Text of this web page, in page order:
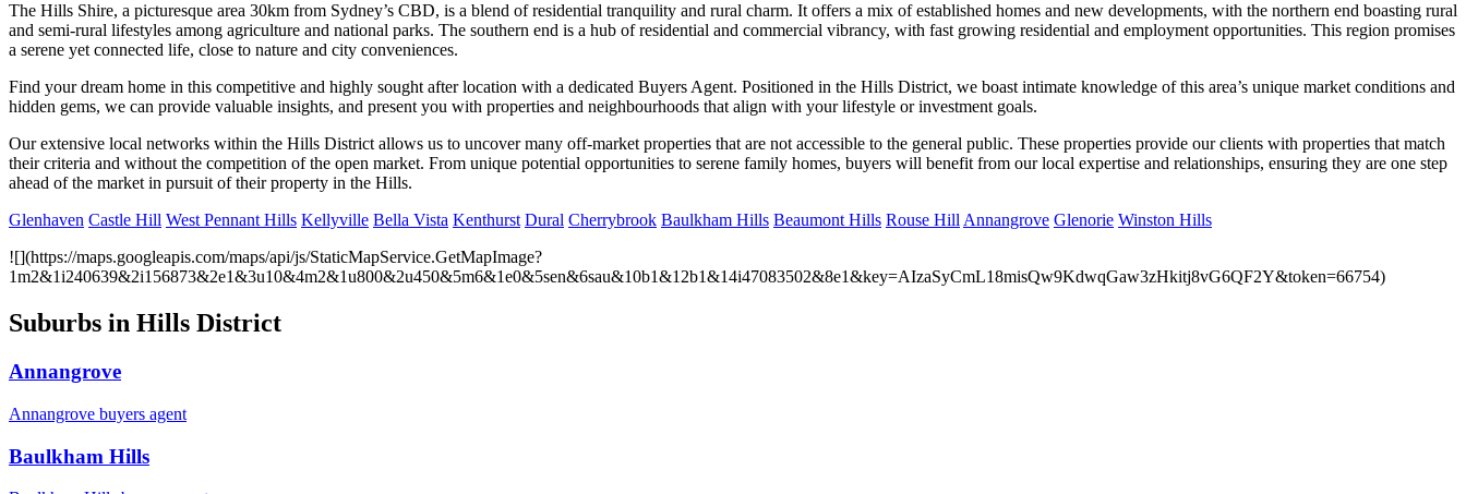
The Hills Shire, a picturesque area 30km from Sydney’s CBD, is a blend of residential tranquility and rural charm. It offers a mix of established homes and new developments, with the northern end boasting rural
and semi-rural lifestyles among agriculture and national parks. The southern end is a hub of residential and commercial vibrancy, with fast growing residential and employment opportunities. This region promises
a serene yet connected life, close to nature and city conveniences.​​​​‌ ‍ ​‍​‍‌‍ ‌ ​‍‌‍‍‌‌‍‌ ‌‍‍‌‌‍ ‍​‍​‍​ ‍‍​‍​‍‌ ​ ‌‍​‌‌‍ ‍‌‍‍‌‌ ‌​‌ ‍‌​‍ ‍‌‍‍‌‌‍ ​‍​‍​‍ ​​‍​‍‌‍‍​‌ ​‍‌‍‌‌‌‍‌‍​‍​‍​ ‍‍​‍​‍‌‍‍​‌ ‌​‌ ‌​‌ ​​‌ ​ ​ ‍‍​‍ ​‍ ‌‍​‍‌‍‌‍‌ ​​​‍ ‌‌ ​​‌ ​‍‌‍ ‌ ​​‌‍‌‌‌ ​‍‌ ‌​‌ ‍‌​‍ ‌‌‍‌ ‌ ​‍‌‍ ‌ ‌‌‌ ​​​‍ ‍‌ ‌‍‌‍‌‌‌ ​‍‌‍​ ‌‍‌‌‌‍ ​​‍ ‍‌‍​‌‌ ​​‌ ​​​‍ ‌ ​ ‌ ‌​‌ ‌‌‌‍‌​‌‍‍‌‌‍ ​‍ ‌‍‍‌‌‍ ‍‌ ‌​‌‍‌‌‌‍ ‍‌ ‌​​‍ ‌‍‌‌‌‍‌​‌‍‍‌‌ ‌​​‍ ‌‍ ‌‌‍ ‌‍‌​‌‍‌‌​ ‌‌ ​​‌ ​‍‌‍‌‌‌ ​ ‌‍‌‌‌‍ ‍‌ ‌​‌‍​‌‌ ‌​‌‍‍‌‌‍ ‌‍ ‍​ ‍ ‌‍‍‌‌‍‌​​ ‌‌‍ ​‌‍ ‌‍​ ​‍ ‌‌‍‍​‌‍‍‌‌‍ ​‌‍ ​‌ ​ ​ ‍ ‌ ‌​‌ ‍‌‌ ​​‌‍‌‌​ ‌‌‍ ​‌‍ ‌‍​ ‌‍​‌‌ ‌​‌‍‍‌‌‍ ‌‍ ‍​ ‍ ‌ ​​‌‍​‌‌ ‌​‌‍‍​​ ‌‌‍​‍‌‍ ‌‍‌​‌ ‍‌​‍‌‌​ ‌‌‌​​‍‌‌ ‌‍‍ ‌‍‌‌‌ ‍‌​‍‌‌​ ​ ‌​‌​​‍‌‌​ ​ ‌​‌​​‍‌‌​ ​‍​ ​‍‌‍ ​‌‍ ‌‍​ ​‍ ‌‌‍‍​‌‍‍‌‌‍ ​‌‍ ​‌ ​ ​‍ ‌​ ​‍​‍‌‌​ ​‍​ ​‍​‍‌‌​ ‌‌‌​‌​​‍ ‍‌‍​ ‌‍‍​‌‍‍‌‌‍ ​‌‍‌​‌ ​‍‌‍‌‌‌‍ ‍​‍‌‌​ ‌‌‌​​‍‌‌ ‌‍‍ ‌‍‌‌‌ ‍‌​‍‌‌​ ​ ‌​‌​​‍‌‌​ ​ ‌​‌​​‍‌‌​ ​‍​ ​‍‌‍ ​‌‍ ‌‍​ ​‍ ‌‌‍‍​‌‍‍‌‌‍ ​‌‍ ​‌ ​ ​‍ ‌​ ​ ​‍‌‌​ ​‍​ ​‍​‍‌‌​ ‌‌‌​‌​​‍ ‍‌ ‌​‌‍‌‌‌ ‍​‌ ‌​​ ‌‍​‍‌‍​‌‌ ​ ‌‍‌‌‌‌‌‌‌ ​‍‌‍ ​​ ‌‌‍‍​‌ ‌​‌ ‌​‌ ​​‌ ​ ​‍‌‌​ ​ ‌​​‌​‍‌‌​ ​‍‌​‌‍​‍‌‌​ ​‍‌​‌‍‌‍​‍‌‍‌‍‌ ​​​‍ ‌‌ ​​‌ ​‍‌‍ ‌ ​​‌‍‌‌‌ ​‍‌ ‌​‌ ‍‌​‍ ‌‌‍‌ ‌ ​‍‌‍ ‌ ‌‌‌ ​​​‍ ‍‌ ‌‍‌‍‌‌‌ ​‍‌‍​ ‌‍‌‌‌‍ ​​‍ ‍‌‍​‌‌ ​​‌ ​​​‍‌‌​ ​‍‌​‌‍‌ ​ ‌ ‌​‌ ‌‌‌‍‌​‌‍‍‌‌‍ ​‍‌‍‌‍‍‌‌‍‌​​ ‌‌‍ ​‌‍ ‌‍​ ​‍ ‌‌‍‍​‌‍‍‌‌‍ ​‌‍ ​‌ ​ ​‍‌‍‌ ‌​‌ ‍‌‌ ​​‌‍‌‌​ ‌‌‍ ​‌‍ ‌‍​ ‌‍​‌‌ ‌​‌‍‍‌‌‍ ‌‍ ‍​‍‌‍‌ ​​‌‍​‌‌ ‌​‌‍‍​​ ‌‌‍​‍‌‍ ‌‍‌​‌ ‍‌​‍‌‌​ ‌‌‌​​‍‌‌ ‌‍‍ ‌‍‌‌‌ ‍‌​‍‌‌​ ​ ‌​‌​​‍‌‌​ ​ ‌​‌​​‍‌‌​ ​‍​ ​‍‌‍ ​‌‍ ‌‍​ ​‍ ‌‌‍‍​‌‍‍‌‌‍ ​‌‍ ​‌ ​ ​‍ ‌​ ​‍​‍‌‌​ ​‍​ ​‍​‍‌‌​ ‌‌‌​‌​​‍ ‍‌‍​ ‌‍‍​‌‍‍‌‌‍ ​‌‍‌​‌ ​‍‌‍‌‌‌‍ ‍​‍‌‌​ ‌‌‌​​‍‌‌ ‌‍‍ ‌‍‌‌‌ ‍‌​‍‌‌​ ​ ‌​‌​​‍‌‌​ ​ ‌​‌​​‍‌‌​ ​‍​ ​‍‌‍ ​‌‍ ‌‍​ ​‍ ‌‌‍‍​‌‍‍‌‌‍ ​‌‍ ​‌ ​ ​‍ ‌​ ​ ​‍‌‌​ ​‍​ ​‍​‍‌‌​ ‌‌‌​‌​​‍ ‍‌ ‌​‌‍‌‌‌ ‍​‌ ‌​​‍‌‍‌ ​​‌‍‌‌‌ ​‍‌ ​ ‌ ​​‌‍‌‌‌‍​ ‌ ‌​‌‍‍‌‌ ‌‍‌‍‌‌​ ‌‌ ​​‌ ‌‌‌‍​‍‌‍ ​‌‍‍‌‌ ​ ‌‍‍​‌‍‌‌‌‍‌​​‍​‍‌ ‌
Find your dream home in this competitive and highly sought after location with a dedicated Buyers Agent. Positioned in the Hills District, we boast intimate knowledge of this area’s unique market conditions and
hidden gems, we can provide valuable insights, and present you with properties and neighbourhoods that align with your lifestyle or investment goals.​​​​‌ ‍ ​‍​‍‌‍ ‌ ​‍‌‍‍‌‌‍‌ ‌‍‍‌‌‍ ‍​‍​‍​ ‍‍​‍​‍‌ ​ ‌‍​‌‌‍ ‍‌‍‍‌‌ ‌​‌ ‍‌​‍ ‍‌‍‍‌‌‍ ​‍​‍​‍ ​​‍​‍‌‍‍​‌ ​‍‌‍‌‌‌‍‌‍​‍​‍​ ‍‍​‍​‍‌‍‍​‌ ‌​‌ ‌​‌ ​​‌ ​ ​ ‍‍​‍ ​‍ ‌‍​‍‌‍‌‍‌ ​​​‍ ‌‌ ​​‌ ​‍‌‍ ‌ ​​‌‍‌‌‌ ​‍‌ ‌​‌ ‍‌​‍ ‌‌‍‌ ‌ ​‍‌‍ ‌ ‌‌‌ ​​​‍ ‍‌ ‌‍‌‍‌‌‌ ​‍‌‍​ ‌‍‌‌‌‍ ​​‍ ‍‌‍​‌‌ ​​‌ ​​​‍ ‌ ​ ‌ ‌​‌ ‌‌‌‍‌​‌‍‍‌‌‍ ​‍ ‌‍‍‌‌‍ ‍‌ ‌​‌‍‌‌‌‍ ‍‌ ‌​​‍ ‌‍‌‌‌‍‌​‌‍‍‌‌ ‌​​‍ ‌‍ ‌‌‍ ‌‍‌​‌‍‌‌​ ‌‌ ​​‌ ​‍‌‍‌‌‌ ​ ‌‍‌‌‌‍ ‍‌ ‌​‌‍​‌‌ ‌​‌‍‍‌‌‍ ‌‍ ‍​ ‍ ‌‍‍‌‌‍‌​​ ‌‌‍ ​‌‍ ‌‍​ ​‍ ‌‌‍‍​‌‍‍‌‌‍ ​‌‍ ​‌ ​ ​ ‍ ‌ ‌​‌ ‍‌‌ ​​‌‍‌‌​ ‌‌‍ ​‌‍ ‌‍​ ‌‍​‌‌ ‌​‌‍‍‌‌‍ ‌‍ ‍​ ‍ ‌ ​​‌‍​‌‌ ‌​‌‍‍​​ ‌‌‍​‍‌‍ ‌‍‌​‌ ‍‌​‍‌‌​ ‌‌‌​​‍‌‌ ‌‍‍ ‌‍‌‌‌ ‍‌​‍‌‌​ ​ ‌​‌​​‍‌‌​ ​ ‌​‌​​‍‌‌​ ​‍​ ​‍‌‍ ​‌‍ ‌‍​ ​‍ ‌‌‍‍​‌‍‍‌‌‍ ​‌‍ ​‌ ​ ​‍ ‌​ ‌​​‍‌‌​ ​‍​ ​‍​‍‌‌​ ‌‌‌​‌​​‍ ‍‌‍​ ‌‍‍​‌‍‍‌‌‍ ​‌‍‌​‌ ​‍‌‍‌‌‌‍ ‍​‍‌‌​ ‌‌‌​​‍‌‌ ‌‍‍ ‌‍‌‌‌ ‍‌​‍‌‌​ ​ ‌​‌​​‍‌‌​ ​ ‌​‌​​‍‌‌​ ​‍​ ​‍‌‍ ​‌‍ ‌‍​ ​‍ ‌‌‍‍​‌‍‍‌‌‍ ​‌‍ ​‌ ​ ​‍ ‌​ ‌‌​‍‌‌​ ​‍​ ​‍​‍‌‌​ ‌‌‌​‌​​‍ ‍‌ ‌​‌‍‌‌‌ ‍​‌ ‌​​ ‌‍​‍‌‍​‌‌ ​ ‌‍‌‌‌‌‌‌‌ ​‍‌‍ ​​ ‌‌‍‍​‌ ‌​‌ ‌​‌ ​​‌ ​ ​‍‌‌​ ​ ‌​​‌​‍‌‌​ ​‍‌​‌‍​‍‌‌​ ​‍‌​‌‍‌‍​‍‌‍‌‍‌ ​​​‍ ‌‌ ​​‌ ​‍‌‍ ‌ ​​‌‍‌‌‌ ​‍‌ ‌​‌ ‍‌​‍ ‌‌‍‌ ‌ ​‍‌‍ ‌ ‌‌‌ ​​​‍ ‍‌ ‌‍‌‍‌‌‌ ​‍‌‍​ ‌‍‌‌‌‍ ​​‍ ‍‌‍​‌‌ ​​‌ ​​​‍‌‌​ ​‍‌​‌‍‌ ​ ‌ ‌​‌ ‌‌‌‍‌​‌‍‍‌‌‍ ​‍‌‍‌‍‍‌‌‍‌​​ ‌‌‍ ​‌‍ ‌‍​ ​‍ ‌‌‍‍​‌‍‍‌‌‍ ​‌‍ ​‌ ​ ​‍‌‍‌ ‌​‌ ‍‌‌ ​​‌‍‌‌​ ‌‌‍ ​‌‍ ‌‍​ ‌‍​‌‌ ‌​‌‍‍‌‌‍ ‌‍ ‍​‍‌‍‌ ​​‌‍​‌‌ ‌​‌‍‍​​ ‌‌‍​‍‌‍ ‌‍‌​‌ ‍‌​‍‌‌​ ‌‌‌​​‍‌‌ ‌‍‍ ‌‍‌‌‌ ‍‌​‍‌‌​ ​ ‌​‌​​‍‌‌​ ​ ‌​‌​​‍‌‌​ ​‍​ ​‍‌‍ ​‌‍ ‌‍​ ​‍ ‌‌‍‍​‌‍‍‌‌‍ ​‌‍ ​‌ ​ ​‍ ‌​ ‌​​‍‌‌​ ​‍​ ​‍​‍‌‌​ ‌‌‌​‌​​‍ ‍‌‍​ ‌‍‍​‌‍‍‌‌‍ ​‌‍‌​‌ ​‍‌‍‌‌‌‍ ‍​‍‌‌​ ‌‌‌​​‍‌‌ ‌‍‍ ‌‍‌‌‌ ‍‌​‍‌‌​ ​ ‌​‌​​‍‌‌​ ​ ‌​‌​​‍‌‌​ ​‍​ ​‍‌‍ ​‌‍ ‌‍​ ​‍ ‌‌‍‍​‌‍‍‌‌‍ ​‌‍ ​‌ ​ ​‍ ‌​ ‌‌​‍‌‌​ ​‍​ ​‍​‍‌‌​ ‌‌‌​‌​​‍ ‍‌ ‌​‌‍‌‌‌ ‍​‌ ‌​​‍‌‍‌ ​​‌‍‌‌‌ ​‍‌ ​ ‌ ​​‌‍‌‌‌‍​ ‌ ‌​‌‍‍‌‌ ‌‍‌‍‌‌​ ‌‌ ​​‌ ‌‌‌‍​‍‌‍ ​‌‍‍‌‌ ​ ‌‍‍​‌‍‌‌‌‍‌​​‍​‍‌ ‌
Our extensive local networks within the Hills District allows us to uncover many off-market properties that are not accessible to the general public. These properties provide our clients with properties that match
their criteria and without the competition of the open market. From unique potential opportunities to serene family homes, buyers will benefit from our local expertise and relationships, ensuring they are one step
ahead of the market in pursuit of their property in the Hills.​​​​‌ ‍ ​‍​‍‌‍ ‌ ​‍‌‍‍‌‌‍‌ ‌‍‍‌‌‍ ‍​‍​‍​ ‍‍​‍​‍‌ ​ ‌‍​‌‌‍ ‍‌‍‍‌‌ ‌​‌ ‍‌​‍ ‍‌‍‍‌‌‍ ​‍​‍​‍ ​​‍​‍‌‍‍​‌ ​‍‌‍‌‌‌‍‌‍​‍​‍​ ‍‍​‍​‍‌‍‍​‌ ‌​‌ ‌​‌ ​​‌ ​ ​ ‍‍​‍ ​‍ ‌‍​‍‌‍‌‍‌ ​​​‍ ‌‌ ​​‌ ​‍‌‍ ‌ ​​‌‍‌‌‌ ​‍‌ ‌​‌ ‍‌​‍ ‌‌‍‌ ‌ ​‍‌‍ ‌ ‌‌‌ ​​​‍ ‍‌ ‌‍‌‍‌‌‌ ​‍‌‍​ ‌‍‌‌‌‍ ​​‍ ‍‌‍​‌‌ ​​‌ ​​​‍ ‌ ​ ‌ ‌​‌ ‌‌‌‍‌​‌‍‍‌‌‍ ​‍ ‌‍‍‌‌‍ ‍‌ ‌​‌‍‌‌‌‍ ‍‌ ‌​​‍ ‌‍‌‌‌‍‌​‌‍‍‌‌ ‌​​‍ ‌‍ ‌‌‍ ‌‍‌​‌‍‌‌​ ‌‌ ​​‌ ​‍‌‍‌‌‌ ​ ‌‍‌‌‌‍ ‍‌ ‌​‌‍​‌‌ ‌​‌‍‍‌‌‍ ‌‍ ‍​ ‍ ‌‍‍‌‌‍‌​​ ‌‌‍ ​‌‍ ‌‍​ ​‍ ‌‌‍‍​‌‍‍‌‌‍ ​‌‍ ​‌ ​ ​ ‍ ‌ ‌​‌ ‍‌‌ ​​‌‍‌‌​ ‌‌‍ ​‌‍ ‌‍​ ‌‍​‌‌ ‌​‌‍‍‌‌‍ ‌‍ ‍​ ‍ ‌ ​​‌‍​‌‌ ‌​‌‍‍​​ ‌‌‍​‍‌‍ ‌‍‌​‌ ‍‌​‍‌‌​ ‌‌‌​​‍‌‌ ‌‍‍ ‌‍‌‌‌ ‍‌​‍‌‌​ ​ ‌​‌​​‍‌‌​ ​ ‌​‌​​‍‌‌​ ​‍​ ​‍‌‍ ​‌‍ ‌‍​ ​‍ ‌‌‍‍​‌‍‍‌‌‍ ​‌‍ ​‌ ​ ​‍ ‌​ ‌‍​‍‌‌​ ​‍​ ​‍​‍‌‌​ ‌‌‌​‌​​‍ ‍‌‍​ ‌‍‍​‌‍‍‌‌‍ ​‌‍‌​‌ ​‍‌‍‌‌‌‍ ‍​‍‌‌​ ‌‌‌​​‍‌‌ ‌‍‍ ‌‍‌‌‌ ‍‌​‍‌‌​ ​ ‌​‌​​‍‌‌​ ​ ‌​‌​​‍‌‌​ ​‍​ ​‍‌‍ ​‌‍ ‌‍​ ​‍ ‌‌‍‍​‌‍‍‌‌‍ ​‌‍ ​‌ ​ ​‍ ‌​ ‌ ​‍‌‌​ ​‍​ ​‍​‍‌‌​ ‌‌‌​‌​​‍ ‍‌ ‌​‌‍‌‌‌ ‍​‌ ‌​​ ‌‍​‍‌‍​‌‌ ​ ‌‍‌‌‌‌‌‌‌ ​‍‌‍ ​​ ‌‌‍‍​‌ ‌​‌ ‌​‌ ​​‌ ​ ​‍‌‌​ ​ ‌​​‌​‍‌‌​ ​‍‌​‌‍​‍‌‌​ ​‍‌​‌‍‌‍​‍‌‍‌‍‌ ​​​‍ ‌‌ ​​‌ ​‍‌‍ ‌ ​​‌‍‌‌‌ ​‍‌ ‌​‌ ‍‌​‍ ‌‌‍‌ ‌ ​‍‌‍ ‌ ‌‌‌ ​​​‍ ‍‌ ‌‍‌‍‌‌‌ ​‍‌‍​ ‌‍‌‌‌‍ ​​‍ ‍‌‍​‌‌ ​​‌ ​​​‍‌‌​ ​‍‌​‌‍‌ ​ ‌ ‌​‌ ‌‌‌‍‌​‌‍‍‌‌‍ ​‍‌‍‌‍‍‌‌‍‌​​ ‌‌‍ ​‌‍ ‌‍​ ​‍ ‌‌‍‍​‌‍‍‌‌‍ ​‌‍ ​‌ ​ ​‍‌‍‌ ‌​‌ ‍‌‌ ​​‌‍‌‌​ ‌‌‍ ​‌‍ ‌‍​ ‌‍​‌‌ ‌​‌‍‍‌‌‍ ‌‍ ‍​‍‌‍‌ ​​‌‍​‌‌ ‌​‌‍‍​​ ‌‌‍​‍‌‍ ‌‍‌​‌ ‍‌​‍‌‌​ ‌‌‌​​‍‌‌ ‌‍‍ ‌‍‌‌‌ ‍‌​‍‌‌​ ​ ‌​‌​​‍‌‌​ ​ ‌​‌​​‍‌‌​ ​‍​ ​‍‌‍ ​‌‍ ‌‍​ ​‍ ‌‌‍‍​‌‍‍‌‌‍ ​‌‍ ​‌ ​ ​‍ ‌​ ‌‍​‍‌‌​ ​‍​ ​‍​‍‌‌​ ‌‌‌​‌​​‍ ‍‌‍​ ‌‍‍​‌‍‍‌‌‍ ​‌‍‌​‌ ​‍‌‍‌‌‌‍ ‍​‍‌‌​ ‌‌‌​​‍‌‌ ‌‍‍ ‌‍‌‌‌ ‍‌​‍‌‌​ ​ ‌​‌​​‍‌‌​ ​ ‌​‌​​‍‌‌​ ​‍​ ​‍‌‍ ​‌‍ ‌‍​ ​‍ ‌‌‍‍​‌‍‍‌‌‍ ​‌‍ ​‌ ​ ​‍ ‌​ ‌ ​‍‌‌​ ​‍​ ​‍​‍‌‌​ ‌‌‌​‌​​‍ ‍‌ ‌​‌‍‌‌‌ ‍​‌ ‌​​‍‌‍‌ ​​‌‍‌‌‌ ​‍‌ ​ ‌ ​​‌‍‌‌‌‍​ ‌ ‌​‌‍‍‌‌ ‌‍‌‍‌‌​ ‌‌ ​​‌ ‌‌‌‍​‍‌‍ ​‌‍‍‌‌ ​ ‌‍‍​‌‍‌‌‌‍‌​​‍​‍‌ ‌
Glenhaven​​​​‌ ‍ ​‍​‍‌‍ ‌ ​‍‌‍‍‌‌‍‌ ‌‍‍‌‌‍ ‍​‍​‍​ ‍‍​‍​‍‌ ​ ‌‍​‌‌‍ ‍‌‍‍‌‌ ‌​‌ ‍‌​‍ ‍‌‍‍‌‌‍ ​‍​‍​‍ ​​‍​‍‌‍‍​‌ ​‍‌‍‌‌‌‍‌‍​‍​‍​ ‍‍​‍​‍‌‍‍​‌ ‌​‌ ‌​‌ ​​‌ ​ ​ ‍‍​‍ ​‍ ‌‍​‍‌‍‌‍‌ ​​​‍ ‌‌ ​​‌ ​‍‌‍ ‌ ​​‌‍‌‌‌ ​‍‌ ‌​‌ ‍‌​‍ ‌‌‍‌ ‌ ​‍‌‍ ‌ ‌‌‌ ​​​‍ ‍‌ ‌‍‌‍‌‌‌ ​‍‌‍​ ‌‍‌‌‌‍ ​​‍ ‍‌‍​‌‌ ​​‌ ​​​‍ ‌ ​ ‌ ‌​‌ ‌‌‌‍‌​‌‍‍‌‌‍ ​‍ ‌‍‍‌‌‍ ‍‌ ‌​‌‍‌‌‌‍ ‍‌ ‌​​‍ ‌‍‌‌‌‍‌​‌‍‍‌‌ ‌​​‍ ‌‍ ‌‌‍ ‌‍‌​‌‍‌‌​ ‌‌ ​​‌ ​‍‌‍‌‌‌ ​ ‌‍‌‌‌‍ ‍‌ ‌​‌‍​‌‌ ‌​‌‍‍‌‌‍ ‌‍ ‍​ ‍ ‌‍‍‌‌‍‌​​ ‌‌‍ ​‌‍ ‌‍​ ​‍ ‌‌‍‍​‌‍‍‌‌‍ ​‌‍ ​‌ ​ ​ ‍ ‌ ‌​‌ ‍‌‌ ​​‌‍‌‌​ ‌‌‍ ​‌‍ ‌‍​ ‌‍​‌‌ ‌​‌‍‍‌‌‍ ‌‍ ‍​ ‍ ‌ ​​‌‍​‌‌ ‌​‌‍‍​​ ‌‌‍​‍‌‍ ‌‍‌​‌ ‍‌​‍‌‌​ ‌‌‌​​‍‌‌ ‌‍‍ ‌‍‌‌‌ ‍‌​‍‌‌​ ​ ‌​‌​​‍‌‌​ ​ ‌​‌​​‍‌‌​ ​‍​ ​‍‌‍ ​‌‍ ‌‍​ ​‍ ‌‌‍‍​‌‍‍‌‌‍ ​‌‍ ​‌ ​ ​‍ ‌​ ‍​​‍‌‌​ ​‍​ ​‍​‍‌‌​ ‌‌‌​‌​​‍ ‍‌‍​ ‌‍‍​‌‍‍‌‌‍ ​‌‍‌​‌ ​‍‌‍‌‌‌‍ ‍​‍‌‌​ ‌‌‌​​‍‌‌ ‌‍‍ ‌‍‌‌‌ ‍‌​‍‌‌​ ​ ‌​‌​​‍‌‌​ ​ ‌​‌​​‍‌‌​ ​‍​ ​‍‌‍ ​‌‍ ‌‍​ ​‍ ‌‌‍‍​‌‍‍‌‌‍ ​‌‍ ​‌ ​ ​‍ ‌‌‍​‌​‍‌‌​ ​‍​ ​‍​‍‌‌​ ‌‌‌​‌​​‍ ‍‌ ‌​‌‍‌‌‌ ‍​‌ ‌​​ ‌‍​‍‌‍​‌‌ ​ ‌‍‌‌‌‌‌‌‌ ​‍‌‍ ​​ ‌‌‍‍​‌ ‌​‌ ‌​‌ ​​‌ ​ ​‍‌‌​ ​ ‌​​‌​‍‌‌​ ​‍‌​‌‍​‍‌‌​ ​‍‌​‌‍‌‍​‍‌‍‌‍‌ ​​​‍ ‌‌ ​​‌ ​‍‌‍ ‌ ​​‌‍‌‌‌ ​‍‌ ‌​‌ ‍‌​‍ ‌‌‍‌ ‌ ​‍‌‍ ‌ ‌‌‌ ​​​‍ ‍‌ ‌‍‌‍‌‌‌ ​‍‌‍​ ‌‍‌‌‌‍ ​​‍ ‍‌‍​‌‌ ​​‌ ​​​‍‌‌​ ​‍‌​‌‍‌ ​ ‌ ‌​‌ ‌‌‌‍‌​‌‍‍‌‌‍ ​‍‌‍‌‍‍‌‌‍‌​​ ‌‌‍ ​‌‍ ‌‍​ ​‍ ‌‌‍‍​‌‍‍‌‌‍ ​‌‍ ​‌ ​ ​‍‌‍‌ ‌​‌ ‍‌‌ ​​‌‍‌‌​ ‌‌‍ ​‌‍ ‌‍​ ‌‍​‌‌ ‌​‌‍‍‌‌‍ ‌‍ ‍​‍‌‍‌ ​​‌‍​‌‌ ‌​‌‍‍​​ ‌‌‍​‍‌‍ ‌‍‌​‌ ‍‌​‍‌‌​ ‌‌‌​​‍‌‌ ‌‍‍ ‌‍‌‌‌ ‍‌​‍‌‌​ ​ ‌​‌​​‍‌‌​ ​ ‌​‌​​‍‌‌​ ​‍​ ​‍‌‍ ​‌‍ ‌‍​ ​‍ ‌‌‍‍​‌‍‍‌‌‍ ​‌‍ ​‌ ​ ​‍ ‌​ ‍​​‍‌‌​ ​‍​ ​‍​‍‌‌​ ‌‌‌​‌​​‍ ‍‌‍​ ‌‍‍​‌‍‍‌‌‍ ​‌‍‌​‌ ​‍‌‍‌‌‌‍ ‍​‍‌‌​ ‌‌‌​​‍‌‌ ‌‍‍ ‌‍‌‌‌ ‍‌​‍‌‌​ ​ ‌​‌​​‍‌‌​ ​ ‌​‌​​‍‌‌​ ​‍​ ​‍‌‍ ​‌‍ ‌‍​ ​‍ ‌‌‍‍​‌‍‍‌‌‍ ​‌‍ ​‌ ​ ​‍ ‌‌‍​‌​‍‌‌​ ​‍​ ​‍​‍‌‌​ ‌‌‌​‌​​‍ ‍‌ ‌​‌‍‌‌‌ ‍​‌ ‌​​‍‌‍‌ ​​‌‍‌‌‌ ​‍‌ ​ ‌ ​​‌‍‌‌‌‍​ ‌ ‌​‌‍‍‌‌ ‌‍‌‍‌‌​ ‌‌ ​​‌ ‌‌‌‍​‍‌‍ ​‌‍‍‌‌ ​ ‌‍‍​‌‍‌‌‌‍‌​​‍​‍‌ ‌ Castle Hill​​​​‌ ‍ ​‍​‍‌‍ ‌ ​‍‌‍‍‌‌‍‌ ‌‍‍‌‌‍ ‍​‍​‍​ ‍‍​‍​‍‌ ​ ‌‍​‌‌‍ ‍‌‍‍‌‌ ‌​‌ ‍‌​‍ ‍‌‍‍‌‌‍ ​‍​‍​‍ ​​‍​‍‌‍‍​‌ ​‍‌‍‌‌‌‍‌‍​‍​‍​ ‍‍​‍​‍‌‍‍​‌ ‌​‌ ‌​‌ ​​‌ ​ ​ ‍‍​‍ ​‍ ‌‍​‍‌‍‌‍‌ ​​​‍ ‌‌ ​​‌ ​‍‌‍ ‌ ​​‌‍‌‌‌ ​‍‌ ‌​‌ ‍‌​‍ ‌‌‍‌ ‌ ​‍‌‍ ‌ ‌‌‌ ​​​‍ ‍‌ ‌‍‌‍‌‌‌ ​‍‌‍​ ‌‍‌‌‌‍ ​​‍ ‍‌‍​‌‌ ​​‌ ​​​‍ ‌ ​ ‌ ‌​‌ ‌‌‌‍‌​‌‍‍‌‌‍ ​‍ ‌‍‍‌‌‍ ‍‌ ‌​‌‍‌‌‌‍ ‍‌ ‌​​‍ ‌‍‌‌‌‍‌​‌‍‍‌‌ ‌​​‍ ‌‍ ‌‌‍ ‌‍‌​‌‍‌‌​ ‌‌ ​​‌ ​‍‌‍‌‌‌ ​ ‌‍‌‌‌‍ ‍‌ ‌​‌‍​‌‌ ‌​‌‍‍‌‌‍ ‌‍ ‍​ ‍ ‌‍‍‌‌‍‌​​ ‌‌‍ ​‌‍ ‌‍​ ​‍ ‌‌‍‍​‌‍‍‌‌‍ ​‌‍ ​‌ ​ ​ ‍ ‌ ‌​‌ ‍‌‌ ​​‌‍‌‌​ ‌‌‍ ​‌‍ ‌‍​ ‌‍​‌‌ ‌​‌‍‍‌‌‍ ‌‍ ‍​ ‍ ‌ ​​‌‍​‌‌ ‌​‌‍‍​​ ‌‌‍​‍‌‍ ‌‍‌​‌ ‍‌​‍‌‌​ ‌‌‌​​‍‌‌ ‌‍‍ ‌‍‌‌‌ ‍‌​‍‌‌​ ​ ‌​‌​​‍‌‌​ ​ ‌​‌​​‍‌‌​ ​‍​ ​‍‌‍ ​‌‍ ‌‍​ ​‍ ‌‌‍‍​‌‍‍‌‌‍ ​‌‍ ​‌ ​ ​‍ ‌​ ‍​​‍‌‌​ ​‍​ ​‍​‍‌‌​ ‌‌‌​‌​​‍ ‍‌‍​ ‌‍‍​‌‍‍‌‌‍ ​‌‍‌​‌ ​‍‌‍‌‌‌‍ ‍​‍‌‌​ ‌‌‌​​‍‌‌ ‌‍‍ ‌‍‌‌‌ ‍‌​‍‌‌​ ​ ‌​‌​​‍‌‌​ ​ ‌​‌​​‍‌‌​ ​‍​ ​‍‌‍ ​‌‍ ‌‍​ ​‍ ‌‌‍‍​‌‍‍‌‌‍ ​‌‍ ​‌ ​ ​‍ ‌‌‍‌​​‍‌‌​ ​‍​ ​‍​‍‌‌​ ‌‌‌​‌​​‍ ‍‌ ‌​‌‍‌‌‌ ‍​‌ ‌​​ ‌‍​‍‌‍​‌‌ ​ ‌‍‌‌‌‌‌‌‌ ​‍‌‍ ​​ ‌‌‍‍​‌ ‌​‌ ‌​‌ ​​‌ ​ ​‍‌‌​ ​ ‌​​‌​‍‌‌​ ​‍‌​‌‍​‍‌‌​ ​‍‌​‌‍‌‍​‍‌‍‌‍‌ ​​​‍ ‌‌ ​​‌ ​‍‌‍ ‌ ​​‌‍‌‌‌ ​‍‌ ‌​‌ ‍‌​‍ ‌‌‍‌ ‌ ​‍‌‍ ‌ ‌‌‌ ​​​‍ ‍‌ ‌‍‌‍‌‌‌ ​‍‌‍​ ‌‍‌‌‌‍ ​​‍ ‍‌‍​‌‌ ​​‌ ​​​‍‌‌​ ​‍‌​‌‍‌ ​ ‌ ‌​‌ ‌‌‌‍‌​‌‍‍‌‌‍ ​‍‌‍‌‍‍‌‌‍‌​​ ‌‌‍ ​‌‍ ‌‍​ ​‍ ‌‌‍‍​‌‍‍‌‌‍ ​‌‍ ​‌ ​ ​‍‌‍‌ ‌​‌ ‍‌‌ ​​‌‍‌‌​ ‌‌‍ ​‌‍ ‌‍​ ‌‍​‌‌ ‌​‌‍‍‌‌‍ ‌‍ ‍​‍‌‍‌ ​​‌‍​‌‌ ‌​‌‍‍​​ ‌‌‍​‍‌‍ ‌‍‌​‌ ‍‌​‍‌‌​ ‌‌‌​​‍‌‌ ‌‍‍ ‌‍‌‌‌ ‍‌​‍‌‌​ ​ ‌​‌​​‍‌‌​ ​ ‌​‌​​‍‌‌​ ​‍​ ​‍‌‍ ​‌‍ ‌‍​ ​‍ ‌‌‍‍​‌‍‍‌‌‍ ​‌‍ ​‌ ​ ​‍ ‌​ ‍​​‍‌‌​ ​‍​ ​‍​‍‌‌​ ‌‌‌​‌​​‍ ‍‌‍​ ‌‍‍​‌‍‍‌‌‍ ​‌‍‌​‌ ​‍‌‍‌‌‌‍ ‍​‍‌‌​ ‌‌‌​​‍‌‌ ‌‍‍ ‌‍‌‌‌ ‍‌​‍‌‌​ ​ ‌​‌​​‍‌‌​ ​ ‌​‌​​‍‌‌​ ​‍​ ​‍‌‍ ​‌‍ ‌‍​ ​‍ ‌‌‍‍​‌‍‍‌‌‍ ​‌‍ ​‌ ​ ​‍ ‌‌‍‌​​‍‌‌​ ​‍​ ​‍​‍‌‌​ ‌‌‌​‌​​‍ ‍‌ ‌​‌‍‌‌‌ ‍​‌ ‌​​‍‌‍‌ ​​‌‍‌‌‌ ​‍‌ ​ ‌ ​​‌‍‌‌‌‍​ ‌ ‌​‌‍‍‌‌ ‌‍‌‍‌‌​ ‌‌ ​​‌ ‌‌‌‍​‍‌‍ ​‌‍‍‌‌ ​ ‌‍‍​‌‍‌‌‌‍‌​​‍​‍‌ ‌ West Pennant Hills​​​​‌ ‍ ​‍​‍‌‍ ‌ ​‍‌‍‍‌‌‍‌ ‌‍‍‌‌‍ ‍​‍​‍​ ‍‍​‍​‍‌ ​ ‌‍​‌‌‍ ‍‌‍‍‌‌ ‌​‌ ‍‌​‍ ‍‌‍‍‌‌‍ ​‍​‍​‍ ​​‍​‍‌‍‍​‌ ​‍‌‍‌‌‌‍‌‍​‍​‍​ ‍‍​‍​‍‌‍‍​‌ ‌​‌ ‌​‌ ​​‌ ​ ​ ‍‍​‍ ​‍ ‌‍​‍‌‍‌‍‌ ​​​‍ ‌‌ ​​‌ ​‍‌‍ ‌ ​​‌‍‌‌‌ ​‍‌ ‌​‌ ‍‌​‍ ‌‌‍‌ ‌ ​‍‌‍ ‌ ‌‌‌ ​​​‍ ‍‌ ‌‍‌‍‌‌‌ ​‍‌‍​ ‌‍‌‌‌‍ ​​‍ ‍‌‍​‌‌ ​​‌ ​​​‍ ‌ ​ ‌ ‌​‌ ‌‌‌‍‌​‌‍‍‌‌‍ ​‍ ‌‍‍‌‌‍ ‍‌ ‌​‌‍‌‌‌‍ ‍‌ ‌​​‍ ‌‍‌‌‌‍‌​‌‍‍‌‌ ‌​​‍ ‌‍ ‌‌‍ ‌‍‌​‌‍‌‌​ ‌‌ ​​‌ ​‍‌‍‌‌‌ ​ ‌‍‌‌‌‍ ‍‌ ‌​‌‍​‌‌ ‌​‌‍‍‌‌‍ ‌‍ ‍​ ‍ ‌‍‍‌‌‍‌​​ ‌‌‍ ​‌‍ ‌‍​ ​‍ ‌‌‍‍​‌‍‍‌‌‍ ​‌‍ ​‌ ​ ​ ‍ ‌ ‌​‌ ‍‌‌ ​​‌‍‌‌​ ‌‌‍ ​‌‍ ‌‍​ ‌‍​‌‌ ‌​‌‍‍‌‌‍ ‌‍ ‍​ ‍ ‌ ​​‌‍​‌‌ ‌​‌‍‍​​ ‌‌‍​‍‌‍ ‌‍‌​‌ ‍‌​‍‌‌​ ‌‌‌​​‍‌‌ ‌‍‍ ‌‍‌‌‌ ‍‌​‍‌‌​ ​ ‌​‌​​‍‌‌​ ​ ‌​‌​​‍‌‌​ ​‍​ ​‍‌‍ ​‌‍ ‌‍​ ​‍ ‌‌‍‍​‌‍‍‌‌‍ ​‌‍ ​‌ ​ ​‍ ‌​ ‍​​‍‌‌​ ​‍​ ​‍​‍‌‌​ ‌‌‌​‌​​‍ ‍‌‍​ ‌‍‍​‌‍‍‌‌‍ ​‌‍‌​‌ ​‍‌‍‌‌‌‍ ‍​‍‌‌​ ‌‌‌​​‍‌‌ ‌‍‍ ‌‍‌‌‌ ‍‌​‍‌‌​ ​ ‌​‌​​‍‌‌​ ​ ‌​‌​​‍‌‌​ ​‍​ ​‍‌‍ ​‌‍ ‌‍​ ​‍ ‌‌‍‍​‌‍‍‌‌‍ ​‌‍ ​‌ ​ ​‍ ‌‌‍‌ ​‍‌‌​ ​‍​ ​‍​‍‌‌​ ‌‌‌​‌​​‍ ‍‌ ‌​‌‍‌‌‌ ‍​‌ ‌​​ ‌‍​‍‌‍​‌‌ ​ ‌‍‌‌‌‌‌‌‌ ​‍‌‍ ​​ ‌‌‍‍​‌ ‌​‌ ‌​‌ ​​‌ ​ ​‍‌‌​ ​ ‌​​‌​‍‌‌​ ​‍‌​‌‍​‍‌‌​ ​‍‌​‌‍‌‍​‍‌‍‌‍‌ ​​​‍ ‌‌ ​​‌ ​‍‌‍ ‌ ​​‌‍‌‌‌ ​‍‌ ‌​‌ ‍‌​‍ ‌‌‍‌ ‌ ​‍‌‍ ‌ ‌‌‌ ​​​‍ ‍‌ ‌‍‌‍‌‌‌ ​‍‌‍​ ‌‍‌‌‌‍ ​​‍ ‍‌‍​‌‌ ​​‌ ​​​‍‌‌​ ​‍‌​‌‍‌ ​ ‌ ‌​‌ ‌‌‌‍‌​‌‍‍‌‌‍ ​‍‌‍‌‍‍‌‌‍‌​​ ‌‌‍ ​‌‍ ‌‍​ ​‍ ‌‌‍‍​‌‍‍‌‌‍ ​‌‍ ​‌ ​ ​‍‌‍‌ ‌​‌ ‍‌‌ ​​‌‍‌‌​ ‌‌‍ ​‌‍ ‌‍​ ‌‍​‌‌ ‌​‌‍‍‌‌‍ ‌‍ ‍​‍‌‍‌ ​​‌‍​‌‌ ‌​‌‍‍​​ ‌‌‍​‍‌‍ ‌‍‌​‌ ‍‌​‍‌‌​ ‌‌‌​​‍‌‌ ‌‍‍ ‌‍‌‌‌ ‍‌​‍‌‌​ ​ ‌​‌​​‍‌‌​ ​ ‌​‌​​‍‌‌​ ​‍​ ​‍‌‍ ​‌‍ ‌‍​ ​‍ ‌‌‍‍​‌‍‍‌‌‍ ​‌‍ ​‌ ​ ​‍ ‌​ ‍​​‍‌‌​ ​‍​ ​‍​‍‌‌​ ‌‌‌​‌​​‍ ‍‌‍​ ‌‍‍​‌‍‍‌‌‍ ​‌‍‌​‌ ​‍‌‍‌‌‌‍ ‍​‍‌‌​ ‌‌‌​​‍‌‌ ‌‍‍ ‌‍‌‌‌ ‍‌​‍‌‌​ ​ ‌​‌​​‍‌‌​ ​ ‌​‌​​‍‌‌​ ​‍​ ​‍‌‍ ​‌‍ ‌‍​ ​‍ ‌‌‍‍​‌‍‍‌‌‍ ​‌‍ ​‌ ​ ​‍ ‌‌‍‌ ​‍‌‌​ ​‍​ ​‍​‍‌‌​ ‌‌‌​‌​​‍ ‍‌ ‌​‌‍‌‌‌ ‍​‌ ‌​​‍‌‍‌ ​​‌‍‌‌‌ ​‍‌ ​ ‌ ​​‌‍‌‌‌‍​ ‌ ‌​‌‍‍‌‌ ‌‍‌‍‌‌​ ‌‌ ​​‌ ‌‌‌‍​‍‌‍ ​‌‍‍‌‌ ​ ‌‍‍​‌‍‌‌‌‍‌​​‍​‍‌ ‌ Kellyville​​​​‌ ‍ ​‍​‍‌‍ ‌ ​‍‌‍‍‌‌‍‌ ‌‍‍‌‌‍ ‍​‍​‍​ ‍‍​‍​‍‌ ​ ‌‍​‌‌‍ ‍‌‍‍‌‌ ‌​‌ ‍‌​‍ ‍‌‍‍‌‌‍ ​‍​‍​‍ ​​‍​‍‌‍‍​‌ ​‍‌‍‌‌‌‍‌‍​‍​‍​ ‍‍​‍​‍‌‍‍​‌ ‌​‌ ‌​‌ ​​‌ ​ ​ ‍‍​‍ ​‍ ‌‍​‍‌‍‌‍‌ ​​​‍ ‌‌ ​​‌ ​‍‌‍ ‌ ​​‌‍‌‌‌ ​‍‌ ‌​‌ ‍‌​‍ ‌‌‍‌ ‌ ​‍‌‍ ‌ ‌‌‌ ​​​‍ ‍‌ ‌‍‌‍‌‌‌ ​‍‌‍​ ‌‍‌‌‌‍ ​​‍ ‍‌‍​‌‌ ​​‌ ​​​‍ ‌ ​ ‌ ‌​‌ ‌‌‌‍‌​‌‍‍‌‌‍ ​‍ ‌‍‍‌‌‍ ‍‌ ‌​‌‍‌‌‌‍ ‍‌ ‌​​‍ ‌‍‌‌‌‍‌​‌‍‍‌‌ ‌​​‍ ‌‍ ‌‌‍ ‌‍‌​‌‍‌‌​ ‌‌ ​​‌ ​‍‌‍‌‌‌ ​ ‌‍‌‌‌‍ ‍‌ ‌​‌‍​‌‌ ‌​‌‍‍‌‌‍ ‌‍ ‍​ ‍ ‌‍‍‌‌‍‌​​ ‌‌‍ ​‌‍ ‌‍​ ​‍ ‌‌‍‍​‌‍‍‌‌‍ ​‌‍ ​‌ ​ ​ ‍ ‌ ‌​‌ ‍‌‌ ​​‌‍‌‌​ ‌‌‍ ​‌‍ ‌‍​ ‌‍​‌‌ ‌​‌‍‍‌‌‍ ‌‍ ‍​ ‍ ‌ ​​‌‍​‌‌ ‌​‌‍‍​​ ‌‌‍​‍‌‍ ‌‍‌​‌ ‍‌​‍‌‌​ ‌‌‌​​‍‌‌ ‌‍‍ ‌‍‌‌‌ ‍‌​‍‌‌​ ​ ‌​‌​​‍‌‌​ ​ ‌​‌​​‍‌‌​ ​‍​ ​‍‌‍ ​‌‍ ‌‍​ ​‍ ‌‌‍‍​‌‍‍‌‌‍ ​‌‍ ​‌ ​ ​‍ ‌​ ‍​​‍‌‌​ ​‍​ ​‍​‍‌‌​ ‌‌‌​‌​​‍ ‍‌‍​ ‌‍‍​‌‍‍‌‌‍ ​‌‍‌​‌ ​‍‌‍‌‌‌‍ ‍​‍‌‌​ ‌‌‌​​‍‌‌ ‌‍‍ ‌‍‌‌‌ ‍‌​‍‌‌​ ​ ‌​‌​​‍‌‌​ ​ ‌​‌​​‍‌‌​ ​‍​ ​‍‌‍ ​‌‍ ‌‍​ ​‍ ‌‌‍‍​‌‍‍‌‌‍ ​‌‍ ​‌ ​ ​‍ ‌‌‍‍‍​‍‌‌​ ​‍​ ​‍​‍‌‌​ ‌‌‌​‌​​‍ ‍‌ ‌​‌‍‌‌‌ ‍​‌ ‌​​ ‌‍​‍‌‍​‌‌ ​ ‌‍‌‌‌‌‌‌‌ ​‍‌‍ ​​ ‌‌‍‍​‌ ‌​‌ ‌​‌ ​​‌ ​ ​‍‌‌​ ​ ‌​​‌​‍‌‌​ ​‍‌​‌‍​‍‌‌​ ​‍‌​‌‍‌‍​‍‌‍‌‍‌ ​​​‍ ‌‌ ​​‌ ​‍‌‍ ‌ ​​‌‍‌‌‌ ​‍‌ ‌​‌ ‍‌​‍ ‌‌‍‌ ‌ ​‍‌‍ ‌ ‌‌‌ ​​​‍ ‍‌ ‌‍‌‍‌‌‌ ​‍‌‍​ ‌‍‌‌‌‍ ​​‍ ‍‌‍​‌‌ ​​‌ ​​​‍‌‌​ ​‍‌​‌‍‌ ​ ‌ ‌​‌ ‌‌‌‍‌​‌‍‍‌‌‍ ​‍‌‍‌‍‍‌‌‍‌​​ ‌‌‍ ​‌‍ ‌‍​ ​‍ ‌‌‍‍​‌‍‍‌‌‍ ​‌‍ ​‌ ​ ​‍‌‍‌ ‌​‌ ‍‌‌ ​​‌‍‌‌​ ‌‌‍ ​‌‍ ‌‍​ ‌‍​‌‌ ‌​‌‍‍‌‌‍ ‌‍ ‍​‍‌‍‌ ​​‌‍​‌‌ ‌​‌‍‍​​ ‌‌‍​‍‌‍ ‌‍‌​‌ ‍‌​‍‌‌​ ‌‌‌​​‍‌‌ ‌‍‍ ‌‍‌‌‌ ‍‌​‍‌‌​ ​ ‌​‌​​‍‌‌​ ​ ‌​‌​​‍‌‌​ ​‍​ ​‍‌‍ ​‌‍ ‌‍​ ​‍ ‌‌‍‍​‌‍‍‌‌‍ ​‌‍ ​‌ ​ ​‍ ‌​ ‍​​‍‌‌​ ​‍​ ​‍​‍‌‌​ ‌‌‌​‌​​‍ ‍‌‍​ ‌‍‍​‌‍‍‌‌‍ ​‌‍‌​‌ ​‍‌‍‌‌‌‍ ‍​‍‌‌​ ‌‌‌​​‍‌‌ ‌‍‍ ‌‍‌‌‌ ‍‌​‍‌‌​ ​ ‌​‌​​‍‌‌​ ​ ‌​‌​​‍‌‌​ ​‍​ ​‍‌‍ ​‌‍ ‌‍​ ​‍ ‌‌‍‍​‌‍‍‌‌‍ ​‌‍ ​‌ ​ ​‍ ‌‌‍‍‍​‍‌‌​ ​‍​ ​‍​‍‌‌​ ‌‌‌​‌​​‍ ‍‌ ‌​‌‍‌‌‌ ‍​‌ ‌​​‍‌‍‌ ​​‌‍‌‌‌ ​‍‌ ​ ‌ ​​‌‍‌‌‌‍​ ‌ ‌​‌‍‍‌‌ ‌‍‌‍‌‌​ ‌‌ ​​‌ ‌‌‌‍​‍‌‍ ​‌‍‍‌‌ ​ ‌‍‍​‌‍‌‌‌‍‌​​‍​‍‌ ‌ Bella Vista​​​​‌ ‍ ​‍​‍‌‍ ‌ ​‍‌‍‍‌‌‍‌ ‌‍‍‌‌‍ ‍​‍​‍​ ‍‍​‍​‍‌ ​ ‌‍​‌‌‍ ‍‌‍‍‌‌ ‌​‌ ‍‌​‍ ‍‌‍‍‌‌‍ ​‍​‍​‍ ​​‍​‍‌‍‍​‌ ​‍‌‍‌‌‌‍‌‍​‍​‍​ ‍‍​‍​‍‌‍‍​‌ ‌​‌ ‌​‌ ​​‌ ​ ​ ‍‍​‍ ​‍ ‌‍​‍‌‍‌‍‌ ​​​‍ ‌‌ ​​‌ ​‍‌‍ ‌ ​​‌‍‌‌‌ ​‍‌ ‌​‌ ‍‌​‍ ‌‌‍‌ ‌ ​‍‌‍ ‌ ‌‌‌ ​​​‍ ‍‌ ‌‍‌‍‌‌‌ ​‍‌‍​ ‌‍‌‌‌‍ ​​‍ ‍‌‍​‌‌ ​​‌ ​​​‍ ‌ ​ ‌ ‌​‌ ‌‌‌‍‌​‌‍‍‌‌‍ ​‍ ‌‍‍‌‌‍ ‍‌ ‌​‌‍‌‌‌‍ ‍‌ ‌​​‍ ‌‍‌‌‌‍‌​‌‍‍‌‌ ‌​​‍ ‌‍ ‌‌‍ ‌‍‌​‌‍‌‌​ ‌‌ ​​‌ ​‍‌‍‌‌‌ ​ ‌‍‌‌‌‍ ‍‌ ‌​‌‍​‌‌ ‌​‌‍‍‌‌‍ ‌‍ ‍​ ‍ ‌‍‍‌‌‍‌​​ ‌‌‍ ​‌‍ ‌‍​ ​‍ ‌‌‍‍​‌‍‍‌‌‍ ​‌‍ ​‌ ​ ​ ‍ ‌ ‌​‌ ‍‌‌ ​​‌‍‌‌​ ‌‌‍ ​‌‍ ‌‍​ ‌‍​‌‌ ‌​‌‍‍‌‌‍ ‌‍ ‍​ ‍ ‌ ​​‌‍​‌‌ ‌​‌‍‍​​ ‌‌‍​‍‌‍ ‌‍‌​‌ ‍‌​‍‌‌​ ‌‌‌​​‍‌‌ ‌‍‍ ‌‍‌‌‌ ‍‌​‍‌‌​ ​ ‌​‌​​‍‌‌​ ​ ‌​‌​​‍‌‌​ ​‍​ ​‍‌‍ ​‌‍ ‌‍​ ​‍ ‌‌‍‍​‌‍‍‌‌‍ ​‌‍ ​‌ ​ ​‍ ‌​ ‍​​‍‌‌​ ​‍​ ​‍​‍‌‌​ ‌‌‌​‌​​‍ ‍‌‍​ ‌‍‍​‌‍‍‌‌‍ ​‌‍‌​‌ ​‍‌‍‌‌‌‍ ‍​‍‌‌​ ‌‌‌​​‍‌‌ ‌‍‍ ‌‍‌‌‌ ‍‌​‍‌‌​ ​ ‌​‌​​‍‌‌​ ​ ‌​‌​​‍‌‌​ ​‍​ ​‍‌‍ ​‌‍ ‌‍​ ​‍ ‌‌‍‍​‌‍‍‌‌‍ ​‌‍ ​‌ ​ ​‍ ‌‌‍ ‌​‍‌‌​ ​‍​ ​‍​‍‌‌​ ‌‌‌​‌​​‍ ‍‌ ‌​‌‍‌‌‌ ‍​‌ ‌​​ ‌‍​‍‌‍​‌‌ ​ ‌‍‌‌‌‌‌‌‌ ​‍‌‍ ​​ ‌‌‍‍​‌ ‌​‌ ‌​‌ ​​‌ ​ ​‍‌‌​ ​ ‌​​‌​‍‌‌​ ​‍‌​‌‍​‍‌‌​ ​‍‌​‌‍‌‍​‍‌‍‌‍‌ ​​​‍ ‌‌ ​​‌ ​‍‌‍ ‌ ​​‌‍‌‌‌ ​‍‌ ‌​‌ ‍‌​‍ ‌‌‍‌ ‌ ​‍‌‍ ‌ ‌‌‌ ​​​‍ ‍‌ ‌‍‌‍‌‌‌ ​‍‌‍​ ‌‍‌‌‌‍ ​​‍ ‍‌‍​‌‌ ​​‌ ​​​‍‌‌​ ​‍‌​‌‍‌ ​ ‌ ‌​‌ ‌‌‌‍‌​‌‍‍‌‌‍ ​‍‌‍‌‍‍‌‌‍‌​​ ‌‌‍ ​‌‍ ‌‍​ ​‍ ‌‌‍‍​‌‍‍‌‌‍ ​‌‍ ​‌ ​ ​‍‌‍‌ ‌​‌ ‍‌‌ ​​‌‍‌‌​ ‌‌‍ ​‌‍ ‌‍​ ‌‍​‌‌ ‌​‌‍‍‌‌‍ ‌‍ ‍​‍‌‍‌ ​​‌‍​‌‌ ‌​‌‍‍​​ ‌‌‍​‍‌‍ ‌‍‌​‌ ‍‌​‍‌‌​ ‌‌‌​​‍‌‌ ‌‍‍ ‌‍‌‌‌ ‍‌​‍‌‌​ ​ ‌​‌​​‍‌‌​ ​ ‌​‌​​‍‌‌​ ​‍​ ​‍‌‍ ​‌‍ ‌‍​ ​‍ ‌‌‍‍​‌‍‍‌‌‍ ​‌‍ ​‌ ​ ​‍ ‌​ ‍​​‍‌‌​ ​‍​ ​‍​‍‌‌​ ‌‌‌​‌​​‍ ‍‌‍​ ‌‍‍​‌‍‍‌‌‍ ​‌‍‌​‌ ​‍‌‍‌‌‌‍ ‍​‍‌‌​ ‌‌‌​​‍‌‌ ‌‍‍ ‌‍‌‌‌ ‍‌​‍‌‌​ ​ ‌​‌​​‍‌‌​ ​ ‌​‌​​‍‌‌​ ​‍​ ​‍‌‍ ​‌‍ ‌‍​ ​‍ ‌‌‍‍​‌‍‍‌‌‍ ​‌‍ ​‌ ​ ​‍ ‌‌‍ ‌​‍‌‌​ ​‍​ ​‍​‍‌‌​ ‌‌‌​‌​​‍ ‍‌ ‌​‌‍‌‌‌ ‍​‌ ‌​​‍‌‍‌ ​​‌‍‌‌‌ ​‍‌ ​ ‌ ​​‌‍‌‌‌‍​ ‌ ‌​‌‍‍‌‌ ‌‍‌‍‌‌​ ‌‌ ​​‌ ‌‌‌‍​‍‌‍ ​‌‍‍‌‌ ​ ‌‍‍​‌‍‌‌‌‍‌​​‍​‍‌ ‌ Kenthurst​​​​‌ ‍ ​‍​‍‌‍ ‌ ​‍‌‍‍‌‌‍‌ ‌‍‍‌‌‍ ‍​‍​‍​ ‍‍​‍​‍‌ ​ ‌‍​‌‌‍ ‍‌‍‍‌‌ ‌​‌ ‍‌​‍ ‍‌‍‍‌‌‍ ​‍​‍​‍ ​​‍​‍‌‍‍​‌ ​‍‌‍‌‌‌‍‌‍​‍​‍​ ‍‍​‍​‍‌‍‍​‌ ‌​‌ ‌​‌ ​​‌ ​ ​ ‍‍​‍ ​‍ ‌‍​‍‌‍‌‍‌ ​​​‍ ‌‌ ​​‌ ​‍‌‍ ‌ ​​‌‍‌‌‌ ​‍‌ ‌​‌ ‍‌​‍ ‌‌‍‌ ‌ ​‍‌‍ ‌ ‌‌‌ ​​​‍ ‍‌ ‌‍‌‍‌‌‌ ​‍‌‍​ ‌‍‌‌‌‍ ​​‍ ‍‌‍​‌‌ ​​‌ ​​​‍ ‌ ​ ‌ ‌​‌ ‌‌‌‍‌​‌‍‍‌‌‍ ​‍ ‌‍‍‌‌‍ ‍‌ ‌​‌‍‌‌‌‍ ‍‌ ‌​​‍ ‌‍‌‌‌‍‌​‌‍‍‌‌ ‌​​‍ ‌‍ ‌‌‍ ‌‍‌​‌‍‌‌​ ‌‌ ​​‌ ​‍‌‍‌‌‌ ​ ‌‍‌‌‌‍ ‍‌ ‌​‌‍​‌‌ ‌​‌‍‍‌‌‍ ‌‍ ‍​ ‍ ‌‍‍‌‌‍‌​​ ‌‌‍ ​‌‍ ‌‍​ ​‍ ‌‌‍‍​‌‍‍‌‌‍ ​‌‍ ​‌ ​ ​ ‍ ‌ ‌​‌ ‍‌‌ ​​‌‍‌‌​ ‌‌‍ ​‌‍ ‌‍​ ‌‍​‌‌ ‌​‌‍‍‌‌‍ ‌‍ ‍​ ‍ ‌ ​​‌‍​‌‌ ‌​‌‍‍​​ ‌‌‍​‍‌‍ ‌‍‌​‌ ‍‌​‍‌‌​ ‌‌‌​​‍‌‌ ‌‍‍ ‌‍‌‌‌ ‍‌​‍‌‌​ ​ ‌​‌​​‍‌‌​ ​ ‌​‌​​‍‌‌​ ​‍​ ​‍‌‍ ​‌‍ ‌‍​ ​‍ ‌‌‍‍​‌‍‍‌‌‍ ​‌‍ ​‌ ​ ​‍ ‌​ ‍​​‍‌‌​ ​‍​ ​‍​‍‌‌​ ‌‌‌​‌​​‍ ‍‌‍​ ‌‍‍​‌‍‍‌‌‍ ​‌‍‌​‌ ​‍‌‍‌‌‌‍ ‍​‍‌‌​ ‌‌‌​​‍‌‌ ‌‍‍ ‌‍‌‌‌ ‍‌​‍‌‌​ ​ ‌​‌​​‍‌‌​ ​ ‌​‌​​‍‌‌​ ​‍​ ​‍‌‍ ​‌‍ ‌‍​ ​‍ ‌‌‍‍​‌‍‍‌‌‍ ​‌‍ ​‌ ​ ​‍ ‌‌ ​​​‍‌‌​ ​‍​ ​‍​‍‌‌​ ‌‌‌​‌​​‍ ‍‌ ‌​‌‍‌‌‌ ‍​‌ ‌​​ ‌‍​‍‌‍​‌‌ ​ ‌‍‌‌‌‌‌‌‌ ​‍‌‍ ​​ ‌‌‍‍​‌ ‌​‌ ‌​‌ ​​‌ ​ ​‍‌‌​ ​ ‌​​‌​‍‌‌​ ​‍‌​‌‍​‍‌‌​ ​‍‌​‌‍‌‍​‍‌‍‌‍‌ ​​​‍ ‌‌ ​​‌ ​‍‌‍ ‌ ​​‌‍‌‌‌ ​‍‌ ‌​‌ ‍‌​‍ ‌‌‍‌ ‌ ​‍‌‍ ‌ ‌‌‌ ​​​‍ ‍‌ ‌‍‌‍‌‌‌ ​‍‌‍​ ‌‍‌‌‌‍ ​​‍ ‍‌‍​‌‌ ​​‌ ​​​‍‌‌​ ​‍‌​‌‍‌ ​ ‌ ‌​‌ ‌‌‌‍‌​‌‍‍‌‌‍ ​‍‌‍‌‍‍‌‌‍‌​​ ‌‌‍ ​‌‍ ‌‍​ ​‍ ‌‌‍‍​‌‍‍‌‌‍ ​‌‍ ​‌ ​ ​‍‌‍‌ ‌​‌ ‍‌‌ ​​‌‍‌‌​ ‌‌‍ ​‌‍ ‌‍​ ‌‍​‌‌ ‌​‌‍‍‌‌‍ ‌‍ ‍​‍‌‍‌ ​​‌‍​‌‌ ‌​‌‍‍​​ ‌‌‍​‍‌‍ ‌‍‌​‌ ‍‌​‍‌‌​ ‌‌‌​​‍‌‌ ‌‍‍ ‌‍‌‌‌ ‍‌​‍‌‌​ ​ ‌​‌​​‍‌‌​ ​ ‌​‌​​‍‌‌​ ​‍​ ​‍‌‍ ​‌‍ ‌‍​ ​‍ ‌‌‍‍​‌‍‍‌‌‍ ​‌‍ ​‌ ​ ​‍ ‌​ ‍​​‍‌‌​ ​‍​ ​‍​‍‌‌​ ‌‌‌​‌​​‍ ‍‌‍​ ‌‍‍​‌‍‍‌‌‍ ​‌‍‌​‌ ​‍‌‍‌‌‌‍ ‍​‍‌‌​ ‌‌‌​​‍‌‌ ‌‍‍ ‌‍‌‌‌ ‍‌​‍‌‌​ ​ ‌​‌​​‍‌‌​ ​ ‌​‌​​‍‌‌​ ​‍​ ​‍‌‍ ​‌‍ ‌‍​ ​‍ ‌‌‍‍​‌‍‍‌‌‍ ​‌‍ ​‌ ​ ​‍ ‌‌ ​​​‍‌‌​ ​‍​ ​‍​‍‌‌​ ‌‌‌​‌​​‍ ‍‌ ‌​‌‍‌‌‌ ‍​‌ ‌​​‍‌‍‌ ​​‌‍‌‌‌ ​‍‌ ​ ‌ ​​‌‍‌‌‌‍​ ‌ ‌​‌‍‍‌‌ ‌‍‌‍‌‌​ ‌‌ ​​‌ ‌‌‌‍​‍‌‍ ​‌‍‍‌‌ ​ ‌‍‍​‌‍‌‌‌‍‌​​‍​‍‌ ‌ Dural​​​​‌ ‍ ​‍​‍‌‍ ‌ ​‍‌‍‍‌‌‍‌ ‌‍‍‌‌‍ ‍​‍​‍​ ‍‍​‍​‍‌ ​ ‌‍​‌‌‍ ‍‌‍‍‌‌ ‌​‌ ‍‌​‍ ‍‌‍‍‌‌‍ ​‍​‍​‍ ​​‍​‍‌‍‍​‌ ​‍‌‍‌‌‌‍‌‍​‍​‍​ ‍‍​‍​‍‌‍‍​‌ ‌​‌ ‌​‌ ​​‌ ​ ​ ‍‍​‍ ​‍ ‌‍​‍‌‍‌‍‌ ​​​‍ ‌‌ ​​‌ ​‍‌‍ ‌ ​​‌‍‌‌‌ ​‍‌ ‌​‌ ‍‌​‍ ‌‌‍‌ ‌ ​‍‌‍ ‌ ‌‌‌ ​​​‍ ‍‌ ‌‍‌‍‌‌‌ ​‍‌‍​ ‌‍‌‌‌‍ ​​‍ ‍‌‍​‌‌ ​​‌ ​​​‍ ‌ ​ ‌ ‌​‌ ‌‌‌‍‌​‌‍‍‌‌‍ ​‍ ‌‍‍‌‌‍ ‍‌ ‌​‌‍‌‌‌‍ ‍‌ ‌​​‍ ‌‍‌‌‌‍‌​‌‍‍‌‌ ‌​​‍ ‌‍ ‌‌‍ ‌‍‌​‌‍‌‌​ ‌‌ ​​‌ ​‍‌‍‌‌‌ ​ ‌‍‌‌‌‍ ‍‌ ‌​‌‍​‌‌ ‌​‌‍‍‌‌‍ ‌‍ ‍​ ‍ ‌‍‍‌‌‍‌​​ ‌‌‍ ​‌‍ ‌‍​ ​‍ ‌‌‍‍​‌‍‍‌‌‍ ​‌‍ ​‌ ​ ​ ‍ ‌ ‌​‌ ‍‌‌ ​​‌‍‌‌​ ‌‌‍ ​‌‍ ‌‍​ ‌‍​‌‌ ‌​‌‍‍‌‌‍ ‌‍ ‍​ ‍ ‌ ​​‌‍​‌‌ ‌​‌‍‍​​ ‌‌‍​‍‌‍ ‌‍‌​‌ ‍‌​‍‌‌​ ‌‌‌​​‍‌‌ ‌‍‍ ‌‍‌‌‌ ‍‌​‍‌‌​ ​ ‌​‌​​‍‌‌​ ​ ‌​‌​​‍‌‌​ ​‍​ ​‍‌‍ ​‌‍ ‌‍​ ​‍ ‌‌‍‍​‌‍‍‌‌‍ ​‌‍ ​‌ ​ ​‍ ‌​ ‍​​‍‌‌​ ​‍​ ​‍​‍‌‌​ ‌‌‌​‌​​‍ ‍‌‍​ ‌‍‍​‌‍‍‌‌‍ ​‌‍‌​‌ ​‍‌‍‌‌‌‍ ‍​‍‌‌​ ‌‌‌​​‍‌‌ ‌‍‍ ‌‍‌‌‌ ‍‌​‍‌‌​ ​ ‌​‌​​‍‌‌​ ​ ‌​‌​​‍‌‌​ ​‍​ ​‍‌‍ ​‌‍ ‌‍​ ​‍ ‌‌‍‍​‌‍‍‌‌‍ ​‌‍ ​‌ ​ ​‍ ‌‌ ​ ​‍‌‌​ ​‍​ ​‍​‍‌‌​ ‌‌‌​‌​​‍ ‍‌ ‌​‌‍‌‌‌ ‍​‌ ‌​​ ‌‍​‍‌‍​‌‌ ​ ‌‍‌‌‌‌‌‌‌ ​‍‌‍ ​​ ‌‌‍‍​‌ ‌​‌ ‌​‌ ​​‌ ​ ​‍‌‌​ ​ ‌​​‌​‍‌‌​ ​‍‌​‌‍​‍‌‌​ ​‍‌​‌‍‌‍​‍‌‍‌‍‌ ​​​‍ ‌‌ ​​‌ ​‍‌‍ ‌ ​​‌‍‌‌‌ ​‍‌ ‌​‌ ‍‌​‍ ‌‌‍‌ ‌ ​‍‌‍ ‌ ‌‌‌ ​​​‍ ‍‌ ‌‍‌‍‌‌‌ ​‍‌‍​ ‌‍‌‌‌‍ ​​‍ ‍‌‍​‌‌ ​​‌ ​​​‍‌‌​ ​‍‌​‌‍‌ ​ ‌ ‌​‌ ‌‌‌‍‌​‌‍‍‌‌‍ ​‍‌‍‌‍‍‌‌‍‌​​ ‌‌‍ ​‌‍ ‌‍​ ​‍ ‌‌‍‍​‌‍‍‌‌‍ ​‌‍ ​‌ ​ ​‍‌‍‌ ‌​‌ ‍‌‌ ​​‌‍‌‌​ ‌‌‍ ​‌‍ ‌‍​ ‌‍​‌‌ ‌​‌‍‍‌‌‍ ‌‍ ‍​‍‌‍‌ ​​‌‍​‌‌ ‌​‌‍‍​​ ‌‌‍​‍‌‍ ‌‍‌​‌ ‍‌​‍‌‌​ ‌‌‌​​‍‌‌ ‌‍‍ ‌‍‌‌‌ ‍‌​‍‌‌​ ​ ‌​‌​​‍‌‌​ ​ ‌​‌​​‍‌‌​ ​‍​ ​‍‌‍ ​‌‍ ‌‍​ ​‍ ‌‌‍‍​‌‍‍‌‌‍ ​‌‍ ​‌ ​ ​‍ ‌​ ‍​​‍‌‌​ ​‍​ ​‍​‍‌‌​ ‌‌‌​‌​​‍ ‍‌‍​ ‌‍‍​‌‍‍‌‌‍ ​‌‍‌​‌ ​‍‌‍‌‌‌‍ ‍​‍‌‌​ ‌‌‌​​‍‌‌ ‌‍‍ ‌‍‌‌‌ ‍‌​‍‌‌​ ​ ‌​‌​​‍‌‌​ ​ ‌​‌​​‍‌‌​ ​‍​ ​‍‌‍ ​‌‍ ‌‍​ ​‍ ‌‌‍‍​‌‍‍‌‌‍ ​‌‍ ​‌ ​ ​‍ ‌‌ ​ ​‍‌‌​ ​‍​ ​‍​‍‌‌​ ‌‌‌​‌​​‍ ‍‌ ‌​‌‍‌‌‌ ‍​‌ ‌​​‍‌‍‌ ​​‌‍‌‌‌ ​‍‌ ​ ‌ ​​‌‍‌‌‌‍​ ‌ ‌​‌‍‍‌‌ ‌‍‌‍‌‌​ ‌‌ ​​‌ ‌‌‌‍​‍‌‍ ​‌‍‍‌‌ ​ ‌‍‍​‌‍‌‌‌‍‌​​‍​‍‌ ‌ Cherrybrook​​​​‌ ‍ ​‍​‍‌‍ ‌ ​‍‌‍‍‌‌‍‌ ‌‍‍‌‌‍ ‍​‍​‍​ ‍‍​‍​‍‌ ​ ‌‍​‌‌‍ ‍‌‍‍‌‌ ‌​‌ ‍‌​‍ ‍‌‍‍‌‌‍ ​‍​‍​‍ ​​‍​‍‌‍‍​‌ ​‍‌‍‌‌‌‍‌‍​‍​‍​ ‍‍​‍​‍‌‍‍​‌ ‌​‌ ‌​‌ ​​‌ ​ ​ ‍‍​‍ ​‍ ‌‍​‍‌‍‌‍‌ ​​​‍ ‌‌ ​​‌ ​‍‌‍ ‌ ​​‌‍‌‌‌ ​‍‌ ‌​‌ ‍‌​‍ ‌‌‍‌ ‌ ​‍‌‍ ‌ ‌‌‌ ​​​‍ ‍‌ ‌‍‌‍‌‌‌ ​‍‌‍​ ‌‍‌‌‌‍ ​​‍ ‍‌‍​‌‌ ​​‌ ​​​‍ ‌ ​ ‌ ‌​‌ ‌‌‌‍‌​‌‍‍‌‌‍ ​‍ ‌‍‍‌‌‍ ‍‌ ‌​‌‍‌‌‌‍ ‍‌ ‌​​‍ ‌‍‌‌‌‍‌​‌‍‍‌‌ ‌​​‍ ‌‍ ‌‌‍ ‌‍‌​‌‍‌‌​ ‌‌ ​​‌ ​‍‌‍‌‌‌ ​ ‌‍‌‌‌‍ ‍‌ ‌​‌‍​‌‌ ‌​‌‍‍‌‌‍ ‌‍ ‍​ ‍ ‌‍‍‌‌‍‌​​ ‌‌‍ ​‌‍ ‌‍​ ​‍ ‌‌‍‍​‌‍‍‌‌‍ ​‌‍ ​‌ ​ ​ ‍ ‌ ‌​‌ ‍‌‌ ​​‌‍‌‌​ ‌‌‍ ​‌‍ ‌‍​ ‌‍​‌‌ ‌​‌‍‍‌‌‍ ‌‍ ‍​ ‍ ‌ ​​‌‍​‌‌ ‌​‌‍‍​​ ‌‌‍​‍‌‍ ‌‍‌​‌ ‍‌​‍‌‌​ ‌‌‌​​‍‌‌ ‌‍‍ ‌‍‌‌‌ ‍‌​‍‌‌​ ​ ‌​‌​​‍‌‌​ ​ ‌​‌​​‍‌‌​ ​‍​ ​‍‌‍ ​‌‍ ‌‍​ ​‍ ‌‌‍‍​‌‍‍‌‌‍ ​‌‍ ​‌ ​ ​‍ ‌​ ‍​​‍‌‌​ ​‍​ ​‍​‍‌‌​ ‌‌‌​‌​​‍ ‍‌‍​ ‌‍‍​‌‍‍‌‌‍ ​‌‍‌​‌ ​‍‌‍‌‌‌‍ ‍​‍‌‌​ ‌‌‌​​‍‌‌ ‌‍‍ ‌‍‌‌‌ ‍‌​‍‌‌​ ​ ‌​‌​​‍‌‌​ ​ ‌​‌​​‍‌‌​ ​‍​ ​‍‌‍ ​‌‍ ‌‍​ ​‍ ‌‌‍‍​‌‍‍‌‌‍ ​‌‍ ​‌ ​ ​‍ ‌‌ ‌‍​‍‌‌​ ​‍​ ​‍​‍‌‌​ ‌‌‌​‌​​‍ ‍‌ ‌​‌‍‌‌‌ ‍​‌ ‌​​ ‌‍​‍‌‍​‌‌ ​ ‌‍‌‌‌‌‌‌‌ ​‍‌‍ ​​ ‌‌‍‍​‌ ‌​‌ ‌​‌ ​​‌ ​ ​‍‌‌​ ​ ‌​​‌​‍‌‌​ ​‍‌​‌‍​‍‌‌​ ​‍‌​‌‍‌‍​‍‌‍‌‍‌ ​​​‍ ‌‌ ​​‌ ​‍‌‍ ‌ ​​‌‍‌‌‌ ​‍‌ ‌​‌ ‍‌​‍ ‌‌‍‌ ‌ ​‍‌‍ ‌ ‌‌‌ ​​​‍ ‍‌ ‌‍‌‍‌‌‌ ​‍‌‍​ ‌‍‌‌‌‍ ​​‍ ‍‌‍​‌‌ ​​‌ ​​​‍‌‌​ ​‍‌​‌‍‌ ​ ‌ ‌​‌ ‌‌‌‍‌​‌‍‍‌‌‍ ​‍‌‍‌‍‍‌‌‍‌​​ ‌‌‍ ​‌‍ ‌‍​ ​‍ ‌‌‍‍​‌‍‍‌‌‍ ​‌‍ ​‌ ​ ​‍‌‍‌ ‌​‌ ‍‌‌ ​​‌‍‌‌​ ‌‌‍ ​‌‍ ‌‍​ ‌‍​‌‌ ‌​‌‍‍‌‌‍ ‌‍ ‍​‍‌‍‌ ​​‌‍​‌‌ ‌​‌‍‍​​ ‌‌‍​‍‌‍ ‌‍‌​‌ ‍‌​‍‌‌​ ‌‌‌​​‍‌‌ ‌‍‍ ‌‍‌‌‌ ‍‌​‍‌‌​ ​ ‌​‌​​‍‌‌​ ​ ‌​‌​​‍‌‌​ ​‍​ ​‍‌‍ ​‌‍ ‌‍​ ​‍ ‌‌‍‍​‌‍‍‌‌‍ ​‌‍ ​‌ ​ ​‍ ‌​ ‍​​‍‌‌​ ​‍​ ​‍​‍‌‌​ ‌‌‌​‌​​‍ ‍‌‍​ ‌‍‍​‌‍‍‌‌‍ ​‌‍‌​‌ ​‍‌‍‌‌‌‍ ‍​‍‌‌​ ‌‌‌​​‍‌‌ ‌‍‍ ‌‍‌‌‌ ‍‌​‍‌‌​ ​ ‌​‌​​‍‌‌​ ​ ‌​‌​​‍‌‌​ ​‍​ ​‍‌‍ ​‌‍ ‌‍​ ​‍ ‌‌‍‍​‌‍‍‌‌‍ ​‌‍ ​‌ ​ ​‍ ‌‌ ‌‍​‍‌‌​ ​‍​ ​‍​‍‌‌​ ‌‌‌​‌​​‍ ‍‌ ‌​‌‍‌‌‌ ‍​‌ ‌​​‍‌‍‌ ​​‌‍‌‌‌ ​‍‌ ​ ‌ ​​‌‍‌‌‌‍​ ‌ ‌​‌‍‍‌‌ ‌‍‌‍‌‌​ ‌‌ ​​‌ ‌‌‌‍​‍‌‍ ​‌‍‍‌‌ ​ ‌‍‍​‌‍‌‌‌‍‌​​‍​‍‌ ‌ Baulkham Hills​​​​‌ ‍ ​‍​‍‌‍ ‌ ​‍‌‍‍‌‌‍‌ ‌‍‍‌‌‍ ‍​‍​‍​ ‍‍​‍​‍‌ ​ ‌‍​‌‌‍ ‍‌‍‍‌‌ ‌​‌ ‍‌​‍ ‍‌‍‍‌‌‍ ​‍​‍​‍ ​​‍​‍‌‍‍​‌ ​‍‌‍‌‌‌‍‌‍​‍​‍​ ‍‍​‍​‍‌‍‍​‌ ‌​‌ ‌​‌ ​​‌ ​ ​ ‍‍​‍ ​‍ ‌‍​‍‌‍‌‍‌ ​​​‍ ‌‌ ​​‌ ​‍‌‍ ‌ ​​‌‍‌‌‌ ​‍‌ ‌​‌ ‍‌​‍ ‌‌‍‌ ‌ ​‍‌‍ ‌ ‌‌‌ ​​​‍ ‍‌ ‌‍‌‍‌‌‌ ​‍‌‍​ ‌‍‌‌‌‍ ​​‍ ‍‌‍​‌‌ ​​‌ ​​​‍ ‌ ​ ‌ ‌​‌ ‌‌‌‍‌​‌‍‍‌‌‍ ​‍ ‌‍‍‌‌‍ ‍‌ ‌​‌‍‌‌‌‍ ‍‌ ‌​​‍ ‌‍‌‌‌‍‌​‌‍‍‌‌ ‌​​‍ ‌‍ ‌‌‍ ‌‍‌​‌‍‌‌​ ‌‌ ​​‌ ​‍‌‍‌‌‌ ​ ‌‍‌‌‌‍ ‍‌ ‌​‌‍​‌‌ ‌​‌‍‍‌‌‍ ‌‍ ‍​ ‍ ‌‍‍‌‌‍‌​​ ‌‌‍ ​‌‍ ‌‍​ ​‍ ‌‌‍‍​‌‍‍‌‌‍ ​‌‍ ​‌ ​ ​ ‍ ‌ ‌​‌ ‍‌‌ ​​‌‍‌‌​ ‌‌‍ ​‌‍ ‌‍​ ‌‍​‌‌ ‌​‌‍‍‌‌‍ ‌‍ ‍​ ‍ ‌ ​​‌‍​‌‌ ‌​‌‍‍​​ ‌‌‍​‍‌‍ ‌‍‌​‌ ‍‌​‍‌‌​ ‌‌‌​​‍‌‌ ‌‍‍ ‌‍‌‌‌ ‍‌​‍‌‌​ ​ ‌​‌​​‍‌‌​ ​ ‌​‌​​‍‌‌​ ​‍​ ​‍‌‍ ​‌‍ ‌‍​ ​‍ ‌‌‍‍​‌‍‍‌‌‍ ​‌‍ ​‌ ​ ​‍ ‌​ ‍​​‍‌‌​ ​‍​ ​‍​‍‌‌​ ‌‌‌​‌​​‍ ‍‌‍​ ‌‍‍​‌‍‍‌‌‍ ​‌‍‌​‌ ​‍‌‍‌‌‌‍ ‍​‍‌‌​ ‌‌‌​​‍‌‌ ‌‍‍ ‌‍‌‌‌ ‍‌​‍‌‌​ ​ ‌​‌​​‍‌‌​ ​ ‌​‌​​‍‌‌​ ​‍​ ​‍‌‍ ​‌‍ ‌‍​ ​‍ ‌‌‍‍​‌‍‍‌‌‍ ​‌‍ ​‌ ​ ​‍ ‌‌ ‍‌​‍‌‌​ ​‍​ ​‍​‍‌‌​ ‌‌‌​‌​​‍ ‍‌ ‌​‌‍‌‌‌ ‍​‌ ‌​​ ‌‍​‍‌‍​‌‌ ​ ‌‍‌‌‌‌‌‌‌ ​‍‌‍ ​​ ‌‌‍‍​‌ ‌​‌ ‌​‌ ​​‌ ​ ​‍‌‌​ ​ ‌​​‌​‍‌‌​ ​‍‌​‌‍​‍‌‌​ ​‍‌​‌‍‌‍​‍‌‍‌‍‌ ​​​‍ ‌‌ ​​‌ ​‍‌‍ ‌ ​​‌‍‌‌‌ ​‍‌ ‌​‌ ‍‌​‍ ‌‌‍‌ ‌ ​‍‌‍ ‌ ‌‌‌ ​​​‍ ‍‌ ‌‍‌‍‌‌‌ ​‍‌‍​ ‌‍‌‌‌‍ ​​‍ ‍‌‍​‌‌ ​​‌ ​​​‍‌‌​ ​‍‌​‌‍‌ ​ ‌ ‌​‌ ‌‌‌‍‌​‌‍‍‌‌‍ ​‍‌‍‌‍‍‌‌‍‌​​ ‌‌‍ ​‌‍ ‌‍​ ​‍ ‌‌‍‍​‌‍‍‌‌‍ ​‌‍ ​‌ ​ ​‍‌‍‌ ‌​‌ ‍‌‌ ​​‌‍‌‌​ ‌‌‍ ​‌‍ ‌‍​ ‌‍​‌‌ ‌​‌‍‍‌‌‍ ‌‍ ‍​‍‌‍‌ ​​‌‍​‌‌ ‌​‌‍‍​​ ‌‌‍​‍‌‍ ‌‍‌​‌ ‍‌​‍‌‌​ ‌‌‌​​‍‌‌ ‌‍‍ ‌‍‌‌‌ ‍‌​‍‌‌​ ​ ‌​‌​​‍‌‌​ ​ ‌​‌​​‍‌‌​ ​‍​ ​‍‌‍ ​‌‍ ‌‍​ ​‍ ‌‌‍‍​‌‍‍‌‌‍ ​‌‍ ​‌ ​ ​‍ ‌​ ‍​​‍‌‌​ ​‍​ ​‍​‍‌‌​ ‌‌‌​‌​​‍ ‍‌‍​ ‌‍‍​‌‍‍‌‌‍ ​‌‍‌​‌ ​‍‌‍‌‌‌‍ ‍​‍‌‌​ ‌‌‌​​‍‌‌ ‌‍‍ ‌‍‌‌‌ ‍‌​‍‌‌​ ​ ‌​‌​​‍‌‌​ ​ ‌​‌​​‍‌‌​ ​‍​ ​‍‌‍ ​‌‍ ‌‍​ ​‍ ‌‌‍‍​‌‍‍‌‌‍ ​‌‍ ​‌ ​ ​‍ ‌‌ ‍‌​‍‌‌​ ​‍​ ​‍​‍‌‌​ ‌‌‌​‌​​‍ ‍‌ ‌​‌‍‌‌‌ ‍​‌ ‌​​‍‌‍‌ ​​‌‍‌‌‌ ​‍‌ ​ ‌ ​​‌‍‌‌‌‍​ ‌ ‌​‌‍‍‌‌ ‌‍‌‍‌‌​ ‌‌ ​​‌ ‌‌‌‍​‍‌‍ ​‌‍‍‌‌ ​ ‌‍‍​‌‍‌‌‌‍‌​​‍​‍‌ ‌ Beaumont Hills​​​​‌ ‍ ​‍​‍‌‍ ‌ ​‍‌‍‍‌‌‍‌ ‌‍‍‌‌‍ ‍​‍​‍​ ‍‍​‍​‍‌ ​ ‌‍​‌‌‍ ‍‌‍‍‌‌ ‌​‌ ‍‌​‍ ‍‌‍‍‌‌‍ ​‍​‍​‍ ​​‍​‍‌‍‍​‌ ​‍‌‍‌‌‌‍‌‍​‍​‍​ ‍‍​‍​‍‌‍‍​‌ ‌​‌ ‌​‌ ​​‌ ​ ​ ‍‍​‍ ​‍ ‌‍​‍‌‍‌‍‌ ​​​‍ ‌‌ ​​‌ ​‍‌‍ ‌ ​​‌‍‌‌‌ ​‍‌ ‌​‌ ‍‌​‍ ‌‌‍‌ ‌ ​‍‌‍ ‌ ‌‌‌ ​​​‍ ‍‌ ‌‍‌‍‌‌‌ ​‍‌‍​ ‌‍‌‌‌‍ ​​‍ ‍‌‍​‌‌ ​​‌ ​​​‍ ‌ ​ ‌ ‌​‌ ‌‌‌‍‌​‌‍‍‌‌‍ ​‍ ‌‍‍‌‌‍ ‍‌ ‌​‌‍‌‌‌‍ ‍‌ ‌​​‍ ‌‍‌‌‌‍‌​‌‍‍‌‌ ‌​​‍ ‌‍ ‌‌‍ ‌‍‌​‌‍‌‌​ ‌‌ ​​‌ ​‍‌‍‌‌‌ ​ ‌‍‌‌‌‍ ‍‌ ‌​‌‍​‌‌ ‌​‌‍‍‌‌‍ ‌‍ ‍​ ‍ ‌‍‍‌‌‍‌​​ ‌‌‍ ​‌‍ ‌‍​ ​‍ ‌‌‍‍​‌‍‍‌‌‍ ​‌‍ ​‌ ​ ​ ‍ ‌ ‌​‌ ‍‌‌ ​​‌‍‌‌​ ‌‌‍ ​‌‍ ‌‍​ ‌‍​‌‌ ‌​‌‍‍‌‌‍ ‌‍ ‍​ ‍ ‌ ​​‌‍​‌‌ ‌​‌‍‍​​ ‌‌‍​‍‌‍ ‌‍‌​‌ ‍‌​‍‌‌​ ‌‌‌​​‍‌‌ ‌‍‍ ‌‍‌‌‌ ‍‌​‍‌‌​ ​ ‌​‌​​‍‌‌​ ​ ‌​‌​​‍‌‌​ ​‍​ ​‍‌‍ ​‌‍ ‌‍​ ​‍ ‌‌‍‍​‌‍‍‌‌‍ ​‌‍ ​‌ ​ ​‍ ‌​ ‍​​‍‌‌​ ​‍​ ​‍​‍‌‌​ ‌‌‌​‌​​‍ ‍‌‍​ ‌‍‍​‌‍‍‌‌‍ ​‌‍‌​‌ ​‍‌‍‌‌‌‍ ‍​‍‌‌​ ‌‌‌​​‍‌‌ ‌‍‍ ‌‍‌‌‌ ‍‌​‍‌‌​ ​ ‌​‌​​‍‌‌​ ​ ‌​‌​​‍‌‌​ ​‍​ ​‍‌‍ ​‌‍ ‌‍​ ​‍ ‌‌‍‍​‌‍‍‌‌‍ ​‌‍ ​‌ ​ ​‍ ‌​ ​‌​ ​‌​‍‌‌​ ​‍​ ​‍​‍‌‌​ ‌‌‌​‌​​‍ ‍‌ ‌​‌‍‌‌‌ ‍​‌ ‌​​ ‌‍​‍‌‍​‌‌ ​ ‌‍‌‌‌‌‌‌‌ ​‍‌‍ ​​ ‌‌‍‍​‌ ‌​‌ ‌​‌ ​​‌ ​ ​‍‌‌​ ​ ‌​​‌​‍‌‌​ ​‍‌​‌‍​‍‌‌​ ​‍‌​‌‍‌‍​‍‌‍‌‍‌ ​​​‍ ‌‌ ​​‌ ​‍‌‍ ‌ ​​‌‍‌‌‌ ​‍‌ ‌​‌ ‍‌​‍ ‌‌‍‌ ‌ ​‍‌‍ ‌ ‌‌‌ ​​​‍ ‍‌ ‌‍‌‍‌‌‌ ​‍‌‍​ ‌‍‌‌‌‍ ​​‍ ‍‌‍​‌‌ ​​‌ ​​​‍‌‌​ ​‍‌​‌‍‌ ​ ‌ ‌​‌ ‌‌‌‍‌​‌‍‍‌‌‍ ​‍‌‍‌‍‍‌‌‍‌​​ ‌‌‍ ​‌‍ ‌‍​ ​‍ ‌‌‍‍​‌‍‍‌‌‍ ​‌‍ ​‌ ​ ​‍‌‍‌ ‌​‌ ‍‌‌ ​​‌‍‌‌​ ‌‌‍ ​‌‍ ‌‍​ ‌‍​‌‌ ‌​‌‍‍‌‌‍ ‌‍ ‍​‍‌‍‌ ​​‌‍​‌‌ ‌​‌‍‍​​ ‌‌‍​‍‌‍ ‌‍‌​‌ ‍‌​‍‌‌​ ‌‌‌​​‍‌‌ ‌‍‍ ‌‍‌‌‌ ‍‌​‍‌‌​ ​ ‌​‌​​‍‌‌​ ​ ‌​‌​​‍‌‌​ ​‍​ ​‍‌‍ ​‌‍ ‌‍​ ​‍ ‌‌‍‍​‌‍‍‌‌‍ ​‌‍ ​‌ ​ ​‍ ‌​ ‍​​‍‌‌​ ​‍​ ​‍​‍‌‌​ ‌‌‌​‌​​‍ ‍‌‍​ ‌‍‍​‌‍‍‌‌‍ ​‌‍‌​‌ ​‍‌‍‌‌‌‍ ‍​‍‌‌​ ‌‌‌​​‍‌‌ ‌‍‍ ‌‍‌‌‌ ‍‌​‍‌‌​ ​ ‌​‌​​‍‌‌​ ​ ‌​‌​​‍‌‌​ ​‍​ ​‍‌‍ ​‌‍ ‌‍​ ​‍ ‌‌‍‍​‌‍‍‌‌‍ ​‌‍ ​‌ ​ ​‍ ‌​ ​‌​ ​‌​‍‌‌​ ​‍​ ​‍​‍‌‌​ ‌‌‌​‌​​‍ ‍‌ ‌​‌‍‌‌‌ ‍​‌ ‌​​‍‌‍‌ ​​‌‍‌‌‌ ​‍‌ ​ ‌ ​​‌‍‌‌‌‍​ ‌ ‌​‌‍‍‌‌ ‌‍‌‍‌‌​ ‌‌ ​​‌ ‌‌‌‍​‍‌‍ ​‌‍‍‌‌ ​ ‌‍‍​‌‍‌‌‌‍‌​​‍​‍‌ ‌ Rouse Hill​​​​‌ ‍ ​‍​‍‌‍ ‌ ​‍‌‍‍‌‌‍‌ ‌‍‍‌‌‍ ‍​‍​‍​ ‍‍​‍​‍‌ ​ ‌‍​‌‌‍ ‍‌‍‍‌‌ ‌​‌ ‍‌​‍ ‍‌‍‍‌‌‍ ​‍​‍​‍ ​​‍​‍‌‍‍​‌ ​‍‌‍‌‌‌‍‌‍​‍​‍​ ‍‍​‍​‍‌‍‍​‌ ‌​‌ ‌​‌ ​​‌ ​ ​ ‍‍​‍ ​‍ ‌‍​‍‌‍‌‍‌ ​​​‍ ‌‌ ​​‌ ​‍‌‍ ‌ ​​‌‍‌‌‌ ​‍‌ ‌​‌ ‍‌​‍ ‌‌‍‌ ‌ ​‍‌‍ ‌ ‌‌‌ ​​​‍ ‍‌ ‌‍‌‍‌‌‌ ​‍‌‍​ ‌‍‌‌‌‍ ​​‍ ‍‌‍​‌‌ ​​‌ ​​​‍ ‌ ​ ‌ ‌​‌ ‌‌‌‍‌​‌‍‍‌‌‍ ​‍ ‌‍‍‌‌‍ ‍‌ ‌​‌‍‌‌‌‍ ‍‌ ‌​​‍ ‌‍‌‌‌‍‌​‌‍‍‌‌ ‌​​‍ ‌‍ ‌‌‍ ‌‍‌​‌‍‌‌​ ‌‌ ​​‌ ​‍‌‍‌‌‌ ​ ‌‍‌‌‌‍ ‍‌ ‌​‌‍​‌‌ ‌​‌‍‍‌‌‍ ‌‍ ‍​ ‍ ‌‍‍‌‌‍‌​​ ‌‌‍ ​‌‍ ‌‍​ ​‍ ‌‌‍‍​‌‍‍‌‌‍ ​‌‍ ​‌ ​ ​ ‍ ‌ ‌​‌ ‍‌‌ ​​‌‍‌‌​ ‌‌‍ ​‌‍ ‌‍​ ‌‍​‌‌ ‌​‌‍‍‌‌‍ ‌‍ ‍​ ‍ ‌ ​​‌‍​‌‌ ‌​‌‍‍​​ ‌‌‍​‍‌‍ ‌‍‌​‌ ‍‌​‍‌‌​ ‌‌‌​​‍‌‌ ‌‍‍ ‌‍‌‌‌ ‍‌​‍‌‌​ ​ ‌​‌​​‍‌‌​ ​ ‌​‌​​‍‌‌​ ​‍​ ​‍‌‍ ​‌‍ ‌‍​ ​‍ ‌‌‍‍​‌‍‍‌‌‍ ​‌‍ ​‌ ​ ​‍ ‌​ ‍​​‍‌‌​ ​‍​ ​‍​‍‌‌​ ‌‌‌​‌​​‍ ‍‌‍​ ‌‍‍​‌‍‍‌‌‍ ​‌‍‌​‌ ​‍‌‍‌‌‌‍ ‍​‍‌‌​ ‌‌‌​​‍‌‌ ‌‍‍ ‌‍‌‌‌ ‍‌​‍‌‌​ ​ ‌​‌​​‍‌‌​ ​ ‌​‌​​‍‌‌​ ​‍​ ​‍‌‍ ​‌‍ ‌‍​ ​‍ ‌‌‍‍​‌‍‍‌‌‍ ​‌‍ ​‌ ​ ​‍ ‌​ ​‌​ ‌​​‍‌‌​ ​‍​ ​‍​‍‌‌​ ‌‌‌​‌​​‍ ‍‌ ‌​‌‍‌‌‌ ‍​‌ ‌​​ ‌‍​‍‌‍​‌‌ ​ ‌‍‌‌‌‌‌‌‌ ​‍‌‍ ​​ ‌‌‍‍​‌ ‌​‌ ‌​‌ ​​‌ ​ ​‍‌‌​ ​ ‌​​‌​‍‌‌​ ​‍‌​‌‍​‍‌‌​ ​‍‌​‌‍‌‍​‍‌‍‌‍‌ ​​​‍ ‌‌ ​​‌ ​‍‌‍ ‌ ​​‌‍‌‌‌ ​‍‌ ‌​‌ ‍‌​‍ ‌‌‍‌ ‌ ​‍‌‍ ‌ ‌‌‌ ​​​‍ ‍‌ ‌‍‌‍‌‌‌ ​‍‌‍​ ‌‍‌‌‌‍ ​​‍ ‍‌‍​‌‌ ​​‌ ​​​‍‌‌​ ​‍‌​‌‍‌ ​ ‌ ‌​‌ ‌‌‌‍‌​‌‍‍‌‌‍ ​‍‌‍‌‍‍‌‌‍‌​​ ‌‌‍ ​‌‍ ‌‍​ ​‍ ‌‌‍‍​‌‍‍‌‌‍ ​‌‍ ​‌ ​ ​‍‌‍‌ ‌​‌ ‍‌‌ ​​‌‍‌‌​ ‌‌‍ ​‌‍ ‌‍​ ‌‍​‌‌ ‌​‌‍‍‌‌‍ ‌‍ ‍​‍‌‍‌ ​​‌‍​‌‌ ‌​‌‍‍​​ ‌‌‍​‍‌‍ ‌‍‌​‌ ‍‌​‍‌‌​ ‌‌‌​​‍‌‌ ‌‍‍ ‌‍‌‌‌ ‍‌​‍‌‌​ ​ ‌​‌​​‍‌‌​ ​ ‌​‌​​‍‌‌​ ​‍​ ​‍‌‍ ​‌‍ ‌‍​ ​‍ ‌‌‍‍​‌‍‍‌‌‍ ​‌‍ ​‌ ​ ​‍ ‌​ ‍​​‍‌‌​ ​‍​ ​‍​‍‌‌​ ‌‌‌​‌​​‍ ‍‌‍​ ‌‍‍​‌‍‍‌‌‍ ​‌‍‌​‌ ​‍‌‍‌‌‌‍ ‍​‍‌‌​ ‌‌‌​​‍‌‌ ‌‍‍ ‌‍‌‌‌ ‍‌​‍‌‌​ ​ ‌​‌​​‍‌‌​ ​ ‌​‌​​‍‌‌​ ​‍​ ​‍‌‍ ​‌‍ ‌‍​ ​‍ ‌‌‍‍​‌‍‍‌‌‍ ​‌‍ ​‌ ​ ​‍ ‌​ ​‌​ ‌​​‍‌‌​ ​‍​ ​‍​‍‌‌​ ‌‌‌​‌​​‍ ‍‌ ‌​‌‍‌‌‌ ‍​‌ ‌​​‍‌‍‌ ​​‌‍‌‌‌ ​‍‌ ​ ‌ ​​‌‍‌‌‌‍​ ‌ ‌​‌‍‍‌‌ ‌‍‌‍‌‌​ ‌‌ ​​‌ ‌‌‌‍​‍‌‍ ​‌‍‍‌‌ ​ ‌‍‍​‌‍‌‌‌‍‌​​‍​‍‌ ‌ Annangrove​​​​‌ ‍ ​‍​‍‌‍ ‌ ​‍‌‍‍‌‌‍‌ ‌‍‍‌‌‍ ‍​‍​‍​ ‍‍​‍​‍‌ ​ ‌‍​‌‌‍ ‍‌‍‍‌‌ ‌​‌ ‍‌​‍ ‍‌‍‍‌‌‍ ​‍​‍​‍ ​​‍​‍‌‍‍​‌ ​‍‌‍‌‌‌‍‌‍​‍​‍​ ‍‍​‍​‍‌‍‍​‌ ‌​‌ ‌​‌ ​​‌ ​ ​ ‍‍​‍ ​‍ ‌‍​‍‌‍‌‍‌ ​​​‍ ‌‌ ​​‌ ​‍‌‍ ‌ ​​‌‍‌‌‌ ​‍‌ ‌​‌ ‍‌​‍ ‌‌‍‌ ‌ ​‍‌‍ ‌ ‌‌‌ ​​​‍ ‍‌ ‌‍‌‍‌‌‌ ​‍‌‍​ ‌‍‌‌‌‍ ​​‍ ‍‌‍​‌‌ ​​‌ ​​​‍ ‌ ​ ‌ ‌​‌ ‌‌‌‍‌​‌‍‍‌‌‍ ​‍ ‌‍‍‌‌‍ ‍‌ ‌​‌‍‌‌‌‍ ‍‌ ‌​​‍ ‌‍‌‌‌‍‌​‌‍‍‌‌ ‌​​‍ ‌‍ ‌‌‍ ‌‍‌​‌‍‌‌​ ‌‌ ​​‌ ​‍‌‍‌‌‌ ​ ‌‍‌‌‌‍ ‍‌ ‌​‌‍​‌‌ ‌​‌‍‍‌‌‍ ‌‍ ‍​ ‍ ‌‍‍‌‌‍‌​​ ‌‌‍ ​‌‍ ‌‍​ ​‍ ‌‌‍‍​‌‍‍‌‌‍ ​‌‍ ​‌ ​ ​ ‍ ‌ ‌​‌ ‍‌‌ ​​‌‍‌‌​ ‌‌‍ ​‌‍ ‌‍​ ‌‍​‌‌ ‌​‌‍‍‌‌‍ ‌‍ ‍​ ‍ ‌ ​​‌‍​‌‌ ‌​‌‍‍​​ ‌‌‍​‍‌‍ ‌‍‌​‌ ‍‌​‍‌‌​ ‌‌‌​​‍‌‌ ‌‍‍ ‌‍‌‌‌ ‍‌​‍‌‌​ ​ ‌​‌​​‍‌‌​ ​ ‌​‌​​‍‌‌​ ​‍​ ​‍‌‍ ​‌‍ ‌‍​ ​‍ ‌‌‍‍​‌‍‍‌‌‍ ​‌‍ ​‌ ​ ​‍ ‌​ ‍​​‍‌‌​ ​‍​ ​‍​‍‌‌​ ‌‌‌​‌​​‍ ‍‌‍​ ‌‍‍​‌‍‍‌‌‍ ​‌‍‌​‌ ​‍‌‍‌‌‌‍ ‍​‍‌‌​ ‌‌‌​​‍‌‌ ‌‍‍ ‌‍‌‌‌ ‍‌​‍‌‌​ ​ ‌​‌​​‍‌‌​ ​ ‌​‌​​‍‌‌​ ​‍​ ​‍‌‍ ​‌‍ ‌‍​ ​‍ ‌‌‍‍​‌‍‍‌‌‍ ​‌‍ ​‌ ​ ​‍ ‌​ ​‌​ ‌ ​‍‌‌​ ​‍​ ​‍​‍‌‌​ ‌‌‌​‌​​‍ ‍‌ ‌​‌‍‌‌‌ ‍​‌ ‌​​ ‌‍​‍‌‍​‌‌ ​ ‌‍‌‌‌‌‌‌‌ ​‍‌‍ ​​ ‌‌‍‍​‌ ‌​‌ ‌​‌ ​​‌ ​ ​‍‌‌​ ​ ‌​​‌​‍‌‌​ ​‍‌​‌‍​‍‌‌​ ​‍‌​‌‍‌‍​‍‌‍‌‍‌ ​​​‍ ‌‌ ​​‌ ​‍‌‍ ‌ ​​‌‍‌‌‌ ​‍‌ ‌​‌ ‍‌​‍ ‌‌‍‌ ‌ ​‍‌‍ ‌ ‌‌‌ ​​​‍ ‍‌ ‌‍‌‍‌‌‌ ​‍‌‍​ ‌‍‌‌‌‍ ​​‍ ‍‌‍​‌‌ ​​‌ ​​​‍‌‌​ ​‍‌​‌‍‌ ​ ‌ ‌​‌ ‌‌‌‍‌​‌‍‍‌‌‍ ​‍‌‍‌‍‍‌‌‍‌​​ ‌‌‍ ​‌‍ ‌‍​ ​‍ ‌‌‍‍​‌‍‍‌‌‍ ​‌‍ ​‌ ​ ​‍‌‍‌ ‌​‌ ‍‌‌ ​​‌‍‌‌​ ‌‌‍ ​‌‍ ‌‍​ ‌‍​‌‌ ‌​‌‍‍‌‌‍ ‌‍ ‍​‍‌‍‌ ​​‌‍​‌‌ ‌​‌‍‍​​ ‌‌‍​‍‌‍ ‌‍‌​‌ ‍‌​‍‌‌​ ‌‌‌​​‍‌‌ ‌‍‍ ‌‍‌‌‌ ‍‌​‍‌‌​ ​ ‌​‌​​‍‌‌​ ​ ‌​‌​​‍‌‌​ ​‍​ ​‍‌‍ ​‌‍ ‌‍​ ​‍ ‌‌‍‍​‌‍‍‌‌‍ ​‌‍ ​‌ ​ ​‍ ‌​ ‍​​‍‌‌​ ​‍​ ​‍​‍‌‌​ ‌‌‌​‌​​‍ ‍‌‍​ ‌‍‍​‌‍‍‌‌‍ ​‌‍‌​‌ ​‍‌‍‌‌‌‍ ‍​‍‌‌​ ‌‌‌​​‍‌‌ ‌‍‍ ‌‍‌‌‌ ‍‌​‍‌‌​ ​ ‌​‌​​‍‌‌​ ​ ‌​‌​​‍‌‌​ ​‍​ ​‍‌‍ ​‌‍ ‌‍​ ​‍ ‌‌‍‍​‌‍‍‌‌‍ ​‌‍ ​‌ ​ ​‍ ‌​ ​‌​ ‌ ​‍‌‌​ ​‍​ ​‍​‍‌‌​ ‌‌‌​‌​​‍ ‍‌ ‌​‌‍‌‌‌ ‍​‌ ‌​​‍‌‍‌ ​​‌‍‌‌‌ ​‍‌ ​ ‌ ​​‌‍‌‌‌‍​ ‌ ‌​‌‍‍‌‌ ‌‍‌‍‌‌​ ‌‌ ​​‌ ‌‌‌‍​‍‌‍ ​‌‍‍‌‌ ​ ‌‍‍​‌‍‌‌‌‍‌​​‍​‍‌ ‌ Glenorie​​​​‌ ‍ ​‍​‍‌‍ ‌ ​‍‌‍‍‌‌‍‌ ‌‍‍‌‌‍ ‍​‍​‍​ ‍‍​‍​‍‌ ​ ‌‍​‌‌‍ ‍‌‍‍‌‌ ‌​‌ ‍‌​‍ ‍‌‍‍‌‌‍ ​‍​‍​‍ ​​‍​‍‌‍‍​‌ ​‍‌‍‌‌‌‍‌‍​‍​‍​ ‍‍​‍​‍‌‍‍​‌ ‌​‌ ‌​‌ ​​‌ ​ ​ ‍‍​‍ ​‍ ‌‍​‍‌‍‌‍‌ ​​​‍ ‌‌ ​​‌ ​‍‌‍ ‌ ​​‌‍‌‌‌ ​‍‌ ‌​‌ ‍‌​‍ ‌‌‍‌ ‌ ​‍‌‍ ‌ ‌‌‌ ​​​‍ ‍‌ ‌‍‌‍‌‌‌ ​‍‌‍​ ‌‍‌‌‌‍ ​​‍ ‍‌‍​‌‌ ​​‌ ​​​‍ ‌ ​ ‌ ‌​‌ ‌‌‌‍‌​‌‍‍‌‌‍ ​‍ ‌‍‍‌‌‍ ‍‌ ‌​‌‍‌‌‌‍ ‍‌ ‌​​‍ ‌‍‌‌‌‍‌​‌‍‍‌‌ ‌​​‍ ‌‍ ‌‌‍ ‌‍‌​‌‍‌‌​ ‌‌ ​​‌ ​‍‌‍‌‌‌ ​ ‌‍‌‌‌‍ ‍‌ ‌​‌‍​‌‌ ‌​‌‍‍‌‌‍ ‌‍ ‍​ ‍ ‌‍‍‌‌‍‌​​ ‌‌‍ ​‌‍ ‌‍​ ​‍ ‌‌‍‍​‌‍‍‌‌‍ ​‌‍ ​‌ ​ ​ ‍ ‌ ‌​‌ ‍‌‌ ​​‌‍‌‌​ ‌‌‍ ​‌‍ ‌‍​ ‌‍​‌‌ ‌​‌‍‍‌‌‍ ‌‍ ‍​ ‍ ‌ ​​‌‍​‌‌ ‌​‌‍‍​​ ‌‌‍​‍‌‍ ‌‍‌​‌ ‍‌​‍‌‌​ ‌‌‌​​‍‌‌ ‌‍‍ ‌‍‌‌‌ ‍‌​‍‌‌​ ​ ‌​‌​​‍‌‌​ ​ ‌​‌​​‍‌‌​ ​‍​ ​‍‌‍ ​‌‍ ‌‍​ ​‍ ‌‌‍‍​‌‍‍‌‌‍ ​‌‍ ​‌ ​ ​‍ ‌​ ‍​​‍‌‌​ ​‍​ ​‍​‍‌‌​ ‌‌‌​‌​​‍ ‍‌‍​ ‌‍‍​‌‍‍‌‌‍ ​‌‍‌​‌ ​‍‌‍‌‌‌‍ ‍​‍‌‌​ ‌‌‌​​‍‌‌ ‌‍‍ ‌‍‌‌‌ ‍‌​‍‌‌​ ​ ‌​‌​​‍‌‌​ ​ ‌​‌​​‍‌‌​ ​‍​ ​‍‌‍ ​‌‍ ‌‍​ ​‍ ‌‌‍‍​‌‍‍‌‌‍ ​‌‍ ​‌ ​ ​‍ ‌​ ​‌‌‍​‌​‍‌‌​ ​‍​ ​‍​‍‌‌​ ‌‌‌​‌​​‍ ‍‌ ‌​‌‍‌‌‌ ‍​‌ ‌​​ ‌‍​‍‌‍​‌‌ ​ ‌‍‌‌‌‌‌‌‌ ​‍‌‍ ​​ ‌‌‍‍​‌ ‌​‌ ‌​‌ ​​‌ ​ ​‍‌‌​ ​ ‌​​‌​‍‌‌​ ​‍‌​‌‍​‍‌‌​ ​‍‌​‌‍‌‍​‍‌‍‌‍‌ ​​​‍ ‌‌ ​​‌ ​‍‌‍ ‌ ​​‌‍‌‌‌ ​‍‌ ‌​‌ ‍‌​‍ ‌‌‍‌ ‌ ​‍‌‍ ‌ ‌‌‌ ​​​‍ ‍‌ ‌‍‌‍‌‌‌ ​‍‌‍​ ‌‍‌‌‌‍ ​​‍ ‍‌‍​‌‌ ​​‌ ​​​‍‌‌​ ​‍‌​‌‍‌ ​ ‌ ‌​‌ ‌‌‌‍‌​‌‍‍‌‌‍ ​‍‌‍‌‍‍‌‌‍‌​​ ‌‌‍ ​‌‍ ‌‍​ ​‍ ‌‌‍‍​‌‍‍‌‌‍ ​‌‍ ​‌ ​ ​‍‌‍‌ ‌​‌ ‍‌‌ ​​‌‍‌‌​ ‌‌‍ ​‌‍ ‌‍​ ‌‍​‌‌ ‌​‌‍‍‌‌‍ ‌‍ ‍​‍‌‍‌ ​​‌‍​‌‌ ‌​‌‍‍​​ ‌‌‍​‍‌‍ ‌‍‌​‌ ‍‌​‍‌‌​ ‌‌‌​​‍‌‌ ‌‍‍ ‌‍‌‌‌ ‍‌​‍‌‌​ ​ ‌​‌​​‍‌‌​ ​ ‌​‌​​‍‌‌​ ​‍​ ​‍‌‍ ​‌‍ ‌‍​ ​‍ ‌‌‍‍​‌‍‍‌‌‍ ​‌‍ ​‌ ​ ​‍ ‌​ ‍​​‍‌‌​ ​‍​ ​‍​‍‌‌​ ‌‌‌​‌​​‍ ‍‌‍​ ‌‍‍​‌‍‍‌‌‍ ​‌‍‌​‌ ​‍‌‍‌‌‌‍ ‍​‍‌‌​ ‌‌‌​​‍‌‌ ‌‍‍ ‌‍‌‌‌ ‍‌​‍‌‌​ ​ ‌​‌​​‍‌‌​ ​ ‌​‌​​‍‌‌​ ​‍​ ​‍‌‍ ​‌‍ ‌‍​ ​‍ ‌‌‍‍​‌‍‍‌‌‍ ​‌‍ ​‌ ​ ​‍ ‌​ ​‌‌‍​‌​‍‌‌​ ​‍​ ​‍​‍‌‌​ ‌‌‌​‌​​‍ ‍‌ ‌​‌‍‌‌‌ ‍​‌ ‌​​‍‌‍‌ ​​‌‍‌‌‌ ​‍‌ ​ ‌ ​​‌‍‌‌‌‍​ ‌ ‌​‌‍‍‌‌ ‌‍‌‍‌‌​ ‌‌ ​​‌ ‌‌‌‍​‍‌‍ ​‌‍‍‌‌ ​ ‌‍‍​‌‍‌‌‌‍‌​​‍​‍‌ ‌ Winston Hills​​​​‌ ‍ ​‍​‍‌‍ ‌ ​‍‌‍‍‌‌‍‌ ‌‍‍‌‌‍ ‍​‍​‍​ ‍‍​‍​‍‌ ​ ‌‍​‌‌‍ ‍‌‍‍‌‌ ‌​‌ ‍‌​‍ ‍‌‍‍‌‌‍ ​‍​‍​‍ ​​‍​‍‌‍‍​‌ ​‍‌‍‌‌‌‍‌‍​‍​‍​ ‍‍​‍​‍‌‍‍​‌ ‌​‌ ‌​‌ ​​‌ ​ ​ ‍‍​‍ ​‍ ‌‍​‍‌‍‌‍‌ ​​​‍ ‌‌ ​​‌ ​‍‌‍ ‌ ​​‌‍‌‌‌ ​‍‌ ‌​‌ ‍‌​‍ ‌‌‍‌ ‌ ​‍‌‍ ‌ ‌‌‌ ​​​‍ ‍‌ ‌‍‌‍‌‌‌ ​‍‌‍​ ‌‍‌‌‌‍ ​​‍ ‍‌‍​‌‌ ​​‌ ​​​‍ ‌ ​ ‌ ‌​‌ ‌‌‌‍‌​‌‍‍‌‌‍ ​‍ ‌‍‍‌‌‍ ‍‌ ‌​‌‍‌‌‌‍ ‍‌ ‌​​‍ ‌‍‌‌‌‍‌​‌‍‍‌‌ ‌​​‍ ‌‍ ‌‌‍ ‌‍‌​‌‍‌‌​ ‌‌ ​​‌ ​‍‌‍‌‌‌ ​ ‌‍‌‌‌‍ ‍‌ ‌​‌‍​‌‌ ‌​‌‍‍‌‌‍ ‌‍ ‍​ ‍ ‌‍‍‌‌‍‌​​ ‌‌‍ ​‌‍ ‌‍​ ​‍ ‌‌‍‍​‌‍‍‌‌‍ ​‌‍ ​‌ ​ ​ ‍ ‌ ‌​‌ ‍‌‌ ​​‌‍‌‌​ ‌‌‍ ​‌‍ ‌‍​ ‌‍​‌‌ ‌​‌‍‍‌‌‍ ‌‍ ‍​ ‍ ‌ ​​‌‍​‌‌ ‌​‌‍‍​​ ‌‌‍​‍‌‍ ‌‍‌​‌ ‍‌​‍‌‌​ ‌‌‌​​‍‌‌ ‌‍‍ ‌‍‌‌‌ ‍‌​‍‌‌​ ​ ‌​‌​​‍‌‌​ ​ ‌​‌​​‍‌‌​ ​‍​ ​‍‌‍ ​‌‍ ‌‍​ ​‍ ‌‌‍‍​‌‍‍‌‌‍ ​‌‍ ​‌ ​ ​‍ ‌​ ‍​​‍‌‌​ ​‍​ ​‍​‍‌‌​ ‌‌‌​‌​​‍ ‍‌‍​ ‌‍‍​‌‍‍‌‌‍ ​‌‍‌​‌ ​‍‌‍‌‌‌‍ ‍​‍‌‌​ ‌‌‌​​‍‌‌ ‌‍‍ ‌‍‌‌‌ ‍‌​‍‌‌​ ​ ‌​‌​​‍‌‌​ ​ ‌​‌​​‍‌‌​ ​‍​ ​‍‌‍ ​‌‍ ‌‍​ ​‍ ‌‌‍‍​‌‍‍‌‌‍ ​‌‍ ​‌ ​ ​‍ ‌​ ​‌‌‍‌​​‍‌‌​ ​‍​ ​‍​‍‌‌​ ‌‌‌​‌​​‍ ‍‌ ‌​‌‍‌‌‌ ‍​‌ ‌​​ ‌‍​‍‌‍​‌‌ ​ ‌‍‌‌‌‌‌‌‌ ​‍‌‍ ​​ ‌‌‍‍​‌ ‌​‌ ‌​‌ ​​‌ ​ ​‍‌‌​ ​ ‌​​‌​‍‌‌​ ​‍‌​‌‍​‍‌‌​ ​‍‌​‌‍‌‍​‍‌‍‌‍‌ ​​​‍ ‌‌ ​​‌ ​‍‌‍ ‌ ​​‌‍‌‌‌ ​‍‌ ‌​‌ ‍‌​‍ ‌‌‍‌ ‌ ​‍‌‍ ‌ ‌‌‌ ​​​‍ ‍‌ ‌‍‌‍‌‌‌ ​‍‌‍​ ‌‍‌‌‌‍ ​​‍ ‍‌‍​‌‌ ​​‌ ​​​‍‌‌​ ​‍‌​‌‍‌ ​ ‌ ‌​‌ ‌‌‌‍‌​‌‍‍‌‌‍ ​‍‌‍‌‍‍‌‌‍‌​​ ‌‌‍ ​‌‍ ‌‍​ ​‍ ‌‌‍‍​‌‍‍‌‌‍ ​‌‍ ​‌ ​ ​‍‌‍‌ ‌​‌ ‍‌‌ ​​‌‍‌‌​ ‌‌‍ ​‌‍ ‌‍​ ‌‍​‌‌ ‌​‌‍‍‌‌‍ ‌‍ ‍​‍‌‍‌ ​​‌‍​‌‌ ‌​‌‍‍​​ ‌‌‍​‍‌‍ ‌‍‌​‌ ‍‌​‍‌‌​ ‌‌‌​​‍‌‌ ‌‍‍ ‌‍‌‌‌ ‍‌​‍‌‌​ ​ ‌​‌​​‍‌‌​ ​ ‌​‌​​‍‌‌​ ​‍​ ​‍‌‍ ​‌‍ ‌‍​ ​‍ ‌‌‍‍​‌‍‍‌‌‍ ​‌‍ ​‌ ​ ​‍ ‌​ ‍​​‍‌‌​ ​‍​ ​‍​‍‌‌​ ‌‌‌​‌​​‍ ‍‌‍​ ‌‍‍​‌‍‍‌‌‍ ​‌‍‌​‌ ​‍‌‍‌‌‌‍ ‍​‍‌‌​ ‌‌‌​​‍‌‌ ‌‍‍ ‌‍‌‌‌ ‍‌​‍‌‌​ ​ ‌​‌​​‍‌‌​ ​ ‌​‌​​‍‌‌​ ​‍​ ​‍‌‍ ​‌‍ ‌‍​ ​‍ ‌‌‍‍​‌‍‍‌‌‍ ​‌‍ ​‌ ​ ​‍ ‌​ ​‌‌‍‌​​‍‌‌​ ​‍​ ​‍​‍‌‌​ ‌‌‌​‌​​‍ ‍‌ ‌​‌‍‌‌‌ ‍​‌ ‌​​‍‌‍‌ ​​‌‍‌‌‌ ​‍‌ ​ ‌ ​​‌‍‌‌‌‍​ ‌ ‌​‌‍‍‌‌ ‌‍‌‍‌‌​ ‌‌ ​​‌ ‌‌‌‍​‍‌‍ ​‌‍‍‌‌ ​ ‌‍‍​‌‍‌‌‌‍‌​​‍​‍‌ ‌
![](https://maps.googleapis.com/maps/api/js/StaticMapService.GetMapImage?
1m2&1i240639&2i156873&2e1&3u10&4m2&1u800&2u450&5m6&1e0&5sen&6sau&10b1&12b1&14i47083502&8e1&key=AIzaSyCmL18misQw9KdwqGaw3zHkitj8vG6QF2Y&token=66754)​​​​‌ ‍ ​‍​‍‌‍ ‌ ​‍‌‍‍‌‌‍‌ ‌‍‍‌‌‍ ‍​‍​‍​ ‍‍​‍​‍‌ ​ ‌‍​‌‌‍ ‍‌‍‍‌‌ ‌​‌ ‍‌​‍ ‍‌‍‍‌‌‍ ​‍​‍​‍ ​​‍​‍‌‍‍​‌ ​‍‌‍‌‌‌‍‌‍​‍​‍​ ‍‍​‍​‍‌‍‍​‌ ‌​‌ ‌​‌ ​​‌ ​ ​ ‍‍​‍ ​‍ ‌‍​‍‌‍‌‍‌ ​​​‍ ‌‌ ​​‌ ​‍‌‍ ‌ ​​‌‍‌‌‌ ​‍‌ ‌​‌ ‍‌​‍ ‌‌‍‌ ‌ ​‍‌‍ ‌ ‌‌‌ ​​​‍ ‍‌ ‌‍‌‍‌‌‌ ​‍‌‍​ ‌‍‌‌‌‍ ​​‍ ‍‌‍​‌‌ ​​‌ ​​​‍ ‌ ​ ‌ ‌​‌ ‌‌‌‍‌​‌‍‍‌‌‍ ​‍ ‌‍‍‌‌‍ ‍‌ ‌​‌‍‌‌‌‍ ‍‌ ‌​​‍ ‌‍‌‌‌‍‌​‌‍‍‌‌ ‌​​‍ ‌‍ ‌‌‍ ‌‍‌​‌‍‌‌​ ‌‌ ​​‌ ​‍‌‍‌‌‌ ​ ‌‍‌‌‌‍ ‍‌ ‌​‌‍​‌‌ ‌​‌‍‍‌‌‍ ‌‍ ‍​ ‍ ‌‍‍‌‌‍‌​​ ‌‌‍ ​‌‍ ‌‍​ ​‍ ‌‌‍‍​‌‍‍‌‌‍ ​‌‍ ​‌ ​ ​ ‍ ‌ ‌​‌ ‍‌‌ ​​‌‍‌‌​ ‌‌‍ ​‌‍ ‌‍​ ‌‍​‌‌ ‌​‌‍‍‌‌‍ ‌‍ ‍​ ‍ ‌ ​​‌‍​‌‌ ‌​‌‍‍​​ ‌‌‍​‍‌‍ ‌‍‌​‌ ‍‌​‍‌‌​ ‌‌‌​​‍‌‌ ‌‍‍ ‌‍‌‌‌ ‍‌​‍‌‌​ ​ ‌​‌​​‍‌‌​ ​ ‌​‌​​‍‌‌​ ​‍​ ​‍‌‍ ​‌‍ ‌‍​ ​‍ ‌‌‍‍​‌‍‍‌‌‍ ​‌‍ ​‌ ​ ​‍ ‌​ ​‌‌‍‌‌​‍‌‌​ ​‍​ ​‍​‍‌‌​ ‌‌‌​‌​​‍ ‍‌‍​ ‌‍‍​‌‍‍‌‌‍ ​‌‍‌​‌ ​‍‌‍‌‌‌‍ ‍​‍‌‌​ ‌‌‌​​‍‌‌ ‌‍‍ ‌‍‌‌‌ ‍‌​‍‌‌​ ​ ‌​‌​​‍‌‌​ ​ ‌​‌​​‍‌‌​ ​‍​ ​‍‌‍ ​‌‍ ‌‍​ ​‍ ‌‌‍‍​‌‍‍‌‌‍ ​‌‍ ​‌ ​ ​‍ ‌​ ​‌‌‍‌‍​‍‌‌​ ​‍​ ​‍​‍‌‌​ ‌‌‌​‌​​‍ ‍‌ ‌​‌‍‌‌‌ ‍​‌ ‌​​ ‌‍​‍‌‍​‌‌ ​ ‌‍‌‌‌‌‌‌‌ ​‍‌‍ ​​ ‌‌‍‍​‌ ‌​‌ ‌​‌ ​​‌ ​ ​‍‌‌​ ​ ‌​​‌​‍‌‌​ ​‍‌​‌‍​‍‌‌​ ​‍‌​‌‍‌‍​‍‌‍‌‍‌ ​​​‍ ‌‌ ​​‌ ​‍‌‍ ‌ ​​‌‍‌‌‌ ​‍‌ ‌​‌ ‍‌​‍ ‌‌‍‌ ‌ ​‍‌‍ ‌ ‌‌‌ ​​​‍ ‍‌ ‌‍‌‍‌‌‌ ​‍‌‍​ ‌‍‌‌‌‍ ​​‍ ‍‌‍​‌‌ ​​‌ ​​​‍‌‌​ ​‍‌​‌‍‌ ​ ‌ ‌​‌ ‌‌‌‍‌​‌‍‍‌‌‍ ​‍‌‍‌‍‍‌‌‍‌​​ ‌‌‍ ​‌‍ ‌‍​ ​‍ ‌‌‍‍​‌‍‍‌‌‍ ​‌‍ ​‌ ​ ​‍‌‍‌ ‌​‌ ‍‌‌ ​​‌‍‌‌​ ‌‌‍ ​‌‍ ‌‍​ ‌‍​‌‌ ‌​‌‍‍‌‌‍ ‌‍ ‍​‍‌‍‌ ​​‌‍​‌‌ ‌​‌‍‍​​ ‌‌‍​‍‌‍ ‌‍‌​‌ ‍‌​‍‌‌​ ‌‌‌​​‍‌‌ ‌‍‍ ‌‍‌‌‌ ‍‌​‍‌‌​ ​ ‌​‌​​‍‌‌​ ​ ‌​‌​​‍‌‌​ ​‍​ ​‍‌‍ ​‌‍ ‌‍​ ​‍ ‌‌‍‍​‌‍‍‌‌‍ ​‌‍ ​‌ ​ ​‍ ‌​ ​‌‌‍‌‌​‍‌‌​ ​‍​ ​‍​‍‌‌​ ‌‌‌​‌​​‍ ‍‌‍​ ‌‍‍​‌‍‍‌‌‍ ​‌‍‌​‌ ​‍‌‍‌‌‌‍ ‍​‍‌‌​ ‌‌‌​​‍‌‌ ‌‍‍ ‌‍‌‌‌ ‍‌​‍‌‌​ ​ ‌​‌​​‍‌‌​ ​ ‌​‌​​‍‌‌​ ​‍​ ​‍‌‍ ​‌‍ ‌‍​ ​‍ ‌‌‍‍​‌‍‍‌‌‍ ​‌‍ ​‌ ​ ​‍ ‌​ ​‌‌‍‌‍​‍‌‌​ ​‍​ ​‍​‍‌‌​ ‌‌‌​‌​​‍ ‍‌ ‌​‌‍‌‌‌ ‍​‌ ‌​​‍‌‍‌ ​​‌‍‌‌‌ ​‍‌ ​ ‌ ​​‌‍‌‌‌‍​ ‌ ‌​‌‍‍‌‌ ‌‍‌‍‌‌​ ‌‌ ​​‌ ‌‌‌‍​‍‌‍ ​‌‍‍‌‌ ​ ‌‍‍​‌‍‌‌‌‍‌​​‍​‍‌ ‌
Suburbs in Hills District​​​​‌ ‍ ​‍​‍‌‍ ‌ ​‍‌‍‍‌‌‍‌ ‌‍‍‌‌‍ ‍​‍​‍​ ‍‍​‍​‍‌ ​ ‌‍​‌‌‍ ‍‌‍‍‌‌ ‌​‌ ‍‌​‍ ‍‌‍‍‌‌‍ ​‍​‍​‍ ​​‍​‍‌‍‍​‌ ​‍‌‍‌‌‌‍‌‍​‍​‍​ ‍‍​‍​‍‌‍‍​‌ ‌​‌ ‌​‌ ​​‌ ​ ​ ‍‍​‍ ​‍ ‌‍​‍‌‍‌‍‌ ​​​‍ ‌‌ ​​‌ ​‍‌‍ ‌ ​​‌‍‌‌‌ ​‍‌ ‌​‌ ‍‌​‍ ‌‌‍‌ ‌ ​‍‌‍ ‌ ‌‌‌ ​​​‍ ‍‌ ‌‍‌‍‌‌‌ ​‍‌‍​ ‌‍‌‌‌‍ ​​‍ ‍‌‍​‌‌ ​​‌ ​​​‍ ‌ ​ ‌ ‌​‌ ‌‌‌‍‌​‌‍‍‌‌‍ ​‍ ‌‍‍‌‌‍ ‍‌ ‌​‌‍‌‌‌‍ ‍‌ ‌​​‍ ‌‍‌‌‌‍‌​‌‍‍‌‌ ‌​​‍ ‌‍ ‌‌‍ ‌‍‌​‌‍‌‌​ ‌‌ ​​‌ ​‍‌‍‌‌‌ ​ ‌‍‌‌‌‍ ‍‌ ‌​‌‍​‌‌ ‌​‌‍‍‌‌‍ ‌‍ ‍​ ‍ ‌‍‍‌‌‍‌​​ ‌‌‍ ​‌‍ ‌‍​ ​‍ ‌‌‍‍​‌‍‍‌‌‍ ​‌‍ ​‌ ​ ​ ‍ ‌ ‌​‌ ‍‌‌ ​​‌‍‌‌​ ‌‌‍ ​‌‍ ‌‍​ ‌‍​‌‌ ‌​‌‍‍‌‌‍ ‌‍ ‍​ ‍ ‌ ​​‌‍​‌‌ ‌​‌‍‍​​ ‌‌‍ ‍‌‍​‌‌‍ ‌‌‍‌‌​ ‌‍​‍‌‍​‌‌ ​ ‌‍‌‌‌‌‌‌‌ ​‍‌‍ ​​ ‌‌‍‍​‌ ‌​‌ ‌​‌ ​​‌ ​ ​‍‌‌​ ​ ‌​​‌​‍‌‌​ ​‍‌​‌‍​‍‌‌​ ​‍‌​‌‍‌‍​‍‌‍‌‍‌ ​​​‍ ‌‌ ​​‌ ​‍‌‍ ‌ ​​‌‍‌‌‌ ​‍‌ ‌​‌ ‍‌​‍ ‌‌‍‌ ‌ ​‍‌‍ ‌ ‌‌‌ ​​​‍ ‍‌ ‌‍‌‍‌‌‌ ​‍‌‍​ ‌‍‌‌‌‍ ​​‍ ‍‌‍​‌‌ ​​‌ ​​​‍‌‌​ ​‍‌​‌‍‌ ​ ‌ ‌​‌ ‌‌‌‍‌​‌‍‍‌‌‍ ​‍‌‍‌‍‍‌‌‍‌​​ ‌‌‍ ​‌‍ ‌‍​ ​‍ ‌‌‍‍​‌‍‍‌‌‍ ​‌‍ ​‌ ​ ​‍‌‍‌ ‌​‌ ‍‌‌ ​​‌‍‌‌​ ‌‌‍ ​‌‍ ‌‍​ ‌‍​‌‌ ‌​‌‍‍‌‌‍ ‌‍ ‍​‍‌‍‌ ​​‌‍​‌‌ ‌​‌‍‍​​ ‌‌‍ ‍‌‍​‌‌‍ ‌‌‍‌‌​‍‌‍‌ ​​‌‍‌‌‌ ​‍‌ ​ ‌ ​​‌‍‌‌‌‍​ ‌ ‌​‌‍‍‌‌ ‌‍‌‍‌‌​ ‌‌ ​​‌ ‌‌‌‍​‍‌‍ ​‌‍‍‌‌ ​ ‌‍‍​‌‍‌‌‌‍‌​​‍​‍‌ ‌
Annangrove​​​​‌ ‍ ​‍​‍‌‍ ‌ ​‍‌‍‍‌‌‍‌ ‌‍‍‌‌‍ ‍​‍​‍​ ‍‍​‍​‍‌ ​ ‌‍​‌‌‍ ‍‌‍‍‌‌ ‌​‌ ‍‌​‍ ‍‌‍‍‌‌‍ ​‍​‍​‍ ​​‍​‍‌‍‍​‌ ​‍‌‍‌‌‌‍‌‍​‍​‍​ ‍‍​‍​‍‌‍‍​‌ ‌​‌ ‌​‌ ​​‌ ​ ​ ‍‍​‍ ​‍ ‌‍​‍‌‍‌‍‌ ​​​‍ ‌‌ ​​‌ ​‍‌‍ ‌ ​​‌‍‌‌‌ ​‍‌ ‌​‌ ‍‌​‍ ‌‌‍‌ ‌ ​‍‌‍ ‌ ‌‌‌ ​​​‍ ‍‌ ‌‍‌‍‌‌‌ ​‍‌‍​ ‌‍‌‌‌‍ ​​‍ ‍‌‍​‌‌ ​​‌ ​​​‍ ‌ ​ ‌ ‌​‌ ‌‌‌‍‌​‌‍‍‌‌‍ ​‍ ‌‍‍‌‌‍ ‍‌ ‌​‌‍‌‌‌‍ ‍‌ ‌​​‍ ‌‍‌‌‌‍‌​‌‍‍‌‌ ‌​​‍ ‌‍ ‌‌‍ ‌‍‌​‌‍‌‌​ ‌‌ ​​‌ ​‍‌‍‌‌‌ ​ ‌‍‌‌‌‍ ‍‌ ‌​‌‍​‌‌ ‌​‌‍‍‌‌‍ ‌‍ ‍​ ‍ ‌‍‍‌‌‍‌​​ ‌‌ ​ ‌ ‌‌‌‍​‍‌ ‌‌‌ ​‍‌‍​‍​‍ ‌‌‍​‌‌‍ ‍‌‍ ‍‌‍​‌‌‍ ‍‌‍‌ ‌ ​‍‌‍ ‌ ‌‍‌‍‌‌​ ‍ ‌ ‌​‌ ‍‌‌ ​​‌‍‌‌​ ‌‌ ​ ‌ ‌‌‌‍​‍‌ ‌‌‌ ​‍‌‍​‍‌‌​​‌‍​‌‌‍‌ ‌‍‌‌​ ‍ ‌ ​​‌‍​‌‌ ‌​‌‍‍​​ ‌‌‍ ‍‌‍​‌‌‍ ‌‌‍‌‌​ ‌‍​‍‌‍​‌‌ ​ ‌‍‌‌‌‌‌‌‌ ​‍‌‍ ​​ ‌‌‍‍​‌ ‌​‌ ‌​‌ ​​‌ ​ ​‍‌‌​ ​ ‌​​‌​‍‌‌​ ​‍‌​‌‍​‍‌‌​ ​‍‌​‌‍‌‍​‍‌‍‌‍‌ ​​​‍ ‌‌ ​​‌ ​‍‌‍ ‌ ​​‌‍‌‌‌ ​‍‌ ‌​‌ ‍‌​‍ ‌‌‍‌ ‌ ​‍‌‍ ‌ ‌‌‌ ​​​‍ ‍‌ ‌‍‌‍‌‌‌ ​‍‌‍​ ‌‍‌‌‌‍ ​​‍ ‍‌‍​‌‌ ​​‌ ​​​‍‌‌​ ​‍‌​‌‍‌ ​ ‌ ‌​‌ ‌‌‌‍‌​‌‍‍‌‌‍ ​‍‌‍‌‍‍‌‌‍‌​​ ‌‌ ​ ‌ ‌‌‌‍​‍‌ ‌‌‌ ​‍‌‍​‍​‍ ‌‌‍​‌‌‍ ‍‌‍ ‍‌‍​‌‌‍ ‍‌‍‌ ‌ ​‍‌‍ ‌ ‌‍‌‍‌‌​‍‌‍‌ ‌​‌ ‍‌‌ ​​‌‍‌‌​ ‌‌ ​ ‌ ‌‌‌‍​‍‌ ‌‌‌ ​‍‌‍​‍‌‌​​‌‍​‌‌‍‌ ‌‍‌‌​‍‌‍‌ ​​‌‍​‌‌ ‌​‌‍‍​​ ‌‌‍ ‍‌‍​‌‌‍ ‌‌‍‌‌​‍‌‍‌ ​​‌‍‌‌‌ ​‍‌ ​ ‌ ​​‌‍‌‌‌‍​ ‌ ‌​‌‍‍‌‌ ‌‍‌‍‌‌​ ‌‌ ​​‌ ‌‌‌‍​‍‌‍ ​‌‍‍‌‌ ​ ‌‍‍​‌‍‌‌‌‍‌​​‍​‍‌ ‌
Annangrove buyers agent​​​​‌ ‍ ​‍​‍‌‍ ‌ ​‍‌‍‍‌‌‍‌ ‌‍‍‌‌‍ ‍​‍​‍​ ‍‍​‍​‍‌ ​ ‌‍​‌‌‍ ‍‌‍‍‌‌ ‌​‌ ‍‌​‍ ‍‌‍‍‌‌‍ ​‍​‍​‍ ​​‍​‍‌‍‍​‌ ​‍‌‍‌‌‌‍‌‍​‍​‍​ ‍‍​‍​‍‌‍‍​‌ ‌​‌ ‌​‌ ​​‌ ​ ​ ‍‍​‍ ​‍ ‌‍​‍‌‍‌‍‌ ​​​‍ ‌‌ ​​‌ ​‍‌‍ ‌ ​​‌‍‌‌‌ ​‍‌ ‌​‌ ‍‌​‍ ‌‌‍‌ ‌ ​‍‌‍ ‌ ‌‌‌ ​​​‍ ‍‌ ‌‍‌‍‌‌‌ ​‍‌‍​ ‌‍‌‌‌‍ ​​‍ ‍‌‍​‌‌ ​​‌ ​​​‍ ‌ ​ ‌ ‌​‌ ‌‌‌‍‌​‌‍‍‌‌‍ ​‍ ‌‍‍‌‌‍ ‍‌ ‌​‌‍‌‌‌‍ ‍‌ ‌​​‍ ‌‍‌‌‌‍‌​‌‍‍‌‌ ‌​​‍ ‌‍ ‌‌‍ ‌‍‌​‌‍‌‌​ ‌‌ ​​‌ ​‍‌‍‌‌‌ ​ ‌‍‌‌‌‍ ‍‌ ‌​‌‍​‌‌ ‌​‌‍‍‌‌‍ ‌‍ ‍​ ‍ ‌‍‍‌‌‍‌​​ ‌‌ ​ ‌ ‌‌‌‍​‍‌ ‌‌‌ ​‍‌‍​‍​‍ ‌‌‍​‌‌‍ ‍‌‍ ‍‌‍​‌‌‍ ‍‌‍‌ ‌ ​‍‌‍ ‌ ‌‍‌‍‌‌​ ‍ ‌ ‌​‌ ‍‌‌ ​​‌‍‌‌​ ‌‌ ​ ‌ ‌‌‌‍​‍‌ ‌‌‌ ​‍‌‍​‍‌‌​​‌‍​‌‌‍‌ ‌‍‌‌​ ‍ ‌ ​​‌‍​‌‌ ‌​‌‍‍​​ ‌‌ ‌​‌‍​‌‌‍‌ ‌‍ ​‌‍‍‌‌‍ ‍‌‍‌‌​ ‌‍​‍‌‍​‌‌ ​ ‌‍‌‌‌‌‌‌‌ ​‍‌‍ ​​ ‌‌‍‍​‌ ‌​‌ ‌​‌ ​​‌ ​ ​‍‌‌​ ​ ‌​​‌​‍‌‌​ ​‍‌​‌‍​‍‌‌​ ​‍‌​‌‍‌‍​‍‌‍‌‍‌ ​​​‍ ‌‌ ​​‌ ​‍‌‍ ‌ ​​‌‍‌‌‌ ​‍‌ ‌​‌ ‍‌​‍ ‌‌‍‌ ‌ ​‍‌‍ ‌ ‌‌‌ ​​​‍ ‍‌ ‌‍‌‍‌‌‌ ​‍‌‍​ ‌‍‌‌‌‍ ​​‍ ‍‌‍​‌‌ ​​‌ ​​​‍‌‌​ ​‍‌​‌‍‌ ​ ‌ ‌​‌ ‌‌‌‍‌​‌‍‍‌‌‍ ​‍‌‍‌‍‍‌‌‍‌​​ ‌‌ ​ ‌ ‌‌‌‍​‍‌ ‌‌‌ ​‍‌‍​‍​‍ ‌‌‍​‌‌‍ ‍‌‍ ‍‌‍​‌‌‍ ‍‌‍‌ ‌ ​‍‌‍ ‌ ‌‍‌‍‌‌​‍‌‍‌ ‌​‌ ‍‌‌ ​​‌‍‌‌​ ‌‌ ​ ‌ ‌‌‌‍​‍‌ ‌‌‌ ​‍‌‍​‍‌‌​​‌‍​‌‌‍‌ ‌‍‌‌​‍‌‍‌ ​​‌‍​‌‌ ‌​‌‍‍​​ ‌‌ ‌​‌‍​‌‌‍‌ ‌‍ ​‌‍‍‌‌‍ ‍‌‍‌‌​‍‌‍‌ ​​‌‍‌‌‌ ​‍‌ ​ ‌ ​​‌‍‌‌‌‍​ ‌ ‌​‌‍‍‌‌ ‌‍‌‍‌‌​ ‌‌ ​​‌ ‌‌‌‍​‍‌‍ ​‌‍‍‌‌ ​ ‌‍‍​‌‍‌‌‌‍‌​​‍​‍‌ ‌
Baulkham Hills​​​​‌ ‍ ​‍​‍‌‍ ‌ ​‍‌‍‍‌‌‍‌ ‌‍‍‌‌‍ ‍​‍​‍​ ‍‍​‍​‍‌ ​ ‌‍​‌‌‍ ‍‌‍‍‌‌ ‌​‌ ‍‌​‍ ‍‌‍‍‌‌‍ ​‍​‍​‍ ​​‍​‍‌‍‍​‌ ​‍‌‍‌‌‌‍‌‍​‍​‍​ ‍‍​‍​‍‌‍‍​‌ ‌​‌ ‌​‌ ​​‌ ​ ​ ‍‍​‍ ​‍ ‌‍​‍‌‍‌‍‌ ​​​‍ ‌‌ ​​‌ ​‍‌‍ ‌ ​​‌‍‌‌‌ ​‍‌ ‌​‌ ‍‌​‍ ‌‌‍‌ ‌ ​‍‌‍ ‌ ‌‌‌ ​​​‍ ‍‌ ‌‍‌‍‌‌‌ ​‍‌‍​ ‌‍‌‌‌‍ ​​‍ ‍‌‍​‌‌ ​​‌ ​​​‍ ‌ ​ ‌ ‌​‌ ‌‌‌‍‌​‌‍‍‌‌‍ ​‍ ‌‍‍‌‌‍ ‍‌ ‌​‌‍‌‌‌‍ ‍‌ ‌​​‍ ‌‍‌‌‌‍‌​‌‍‍‌‌ ‌​​‍ ‌‍ ‌‌‍ ‌‍‌​‌‍‌‌​ ‌‌ ​​‌ ​‍‌‍‌‌‌ ​ ‌‍‌‌‌‍ ‍‌ ‌​‌‍​‌‌ ‌​‌‍‍‌‌‍ ‌‍ ‍​ ‍ ‌‍‍‌‌‍‌​​ ‌‌ ​ ‌ ‌‌‌‍​‍‌ ‌‌‌ ​‍‌‍​‍​‍ ‌‌‍​‍‌‍​‌‌ ‌‌‌‍ ​‌‍‍ ‌‍‍​‌‍​‌‌‍ ‌‌‍‍​‌‍‍‌‌‍ ​‌‍ ​‌ ​ ​ ‍ ‌ ‌​‌ ‍‌‌ ​​‌‍‌‌​ ‌‌ ​ ‌ ‌‌‌‍​‍‌ ‌‌‌ ​‍‌‍​‍‌‌​​‌‍​‌‌‍‌ ‌‍‌‌​ ‍ ‌ ​​‌‍​‌‌ ‌​‌‍‍​​ ‌‌‍ ‍‌‍​‌‌‍ ‌‌‍‌‌​ ‌‍​‍‌‍​‌‌ ​ ‌‍‌‌‌‌‌‌‌ ​‍‌‍ ​​ ‌‌‍‍​‌ ‌​‌ ‌​‌ ​​‌ ​ ​‍‌‌​ ​ ‌​​‌​‍‌‌​ ​‍‌​‌‍​‍‌‌​ ​‍‌​‌‍‌‍​‍‌‍‌‍‌ ​​​‍ ‌‌ ​​‌ ​‍‌‍ ‌ ​​‌‍‌‌‌ ​‍‌ ‌​‌ ‍‌​‍ ‌‌‍‌ ‌ ​‍‌‍ ‌ ‌‌‌ ​​​‍ ‍‌ ‌‍‌‍‌‌‌ ​‍‌‍​ ‌‍‌‌‌‍ ​​‍ ‍‌‍​‌‌ ​​‌ ​​​‍‌‌​ ​‍‌​‌‍‌ ​ ‌ ‌​‌ ‌‌‌‍‌​‌‍‍‌‌‍ ​‍‌‍‌‍‍‌‌‍‌​​ ‌‌ ​ ‌ ‌‌‌‍​‍‌ ‌‌‌ ​‍‌‍​‍​‍ ‌‌‍​‍‌‍​‌‌ ‌‌‌‍ ​‌‍‍ ‌‍‍​‌‍​‌‌‍ ‌‌‍‍​‌‍‍‌‌‍ ​‌‍ ​‌ ​ ​‍‌‍‌ ‌​‌ ‍‌‌ ​​‌‍‌‌​ ‌‌ ​ ‌ ‌‌‌‍​‍‌ ‌‌‌ ​‍‌‍​‍‌‌​​‌‍​‌‌‍‌ ‌‍‌‌​‍‌‍‌ ​​‌‍​‌‌ ‌​‌‍‍​​ ‌‌‍ ‍‌‍​‌‌‍ ‌‌‍‌‌​‍‌‍‌ ​​‌‍‌‌‌ ​‍‌ ​ ‌ ​​‌‍‌‌‌‍​ ‌ ‌​‌‍‍‌‌ ‌‍‌‍‌‌​ ‌‌ ​​‌ ‌‌‌‍​‍‌‍ ​‌‍‍‌‌ ​ ‌‍‍​‌‍‌‌‌‍‌​​‍​‍‌ ‌